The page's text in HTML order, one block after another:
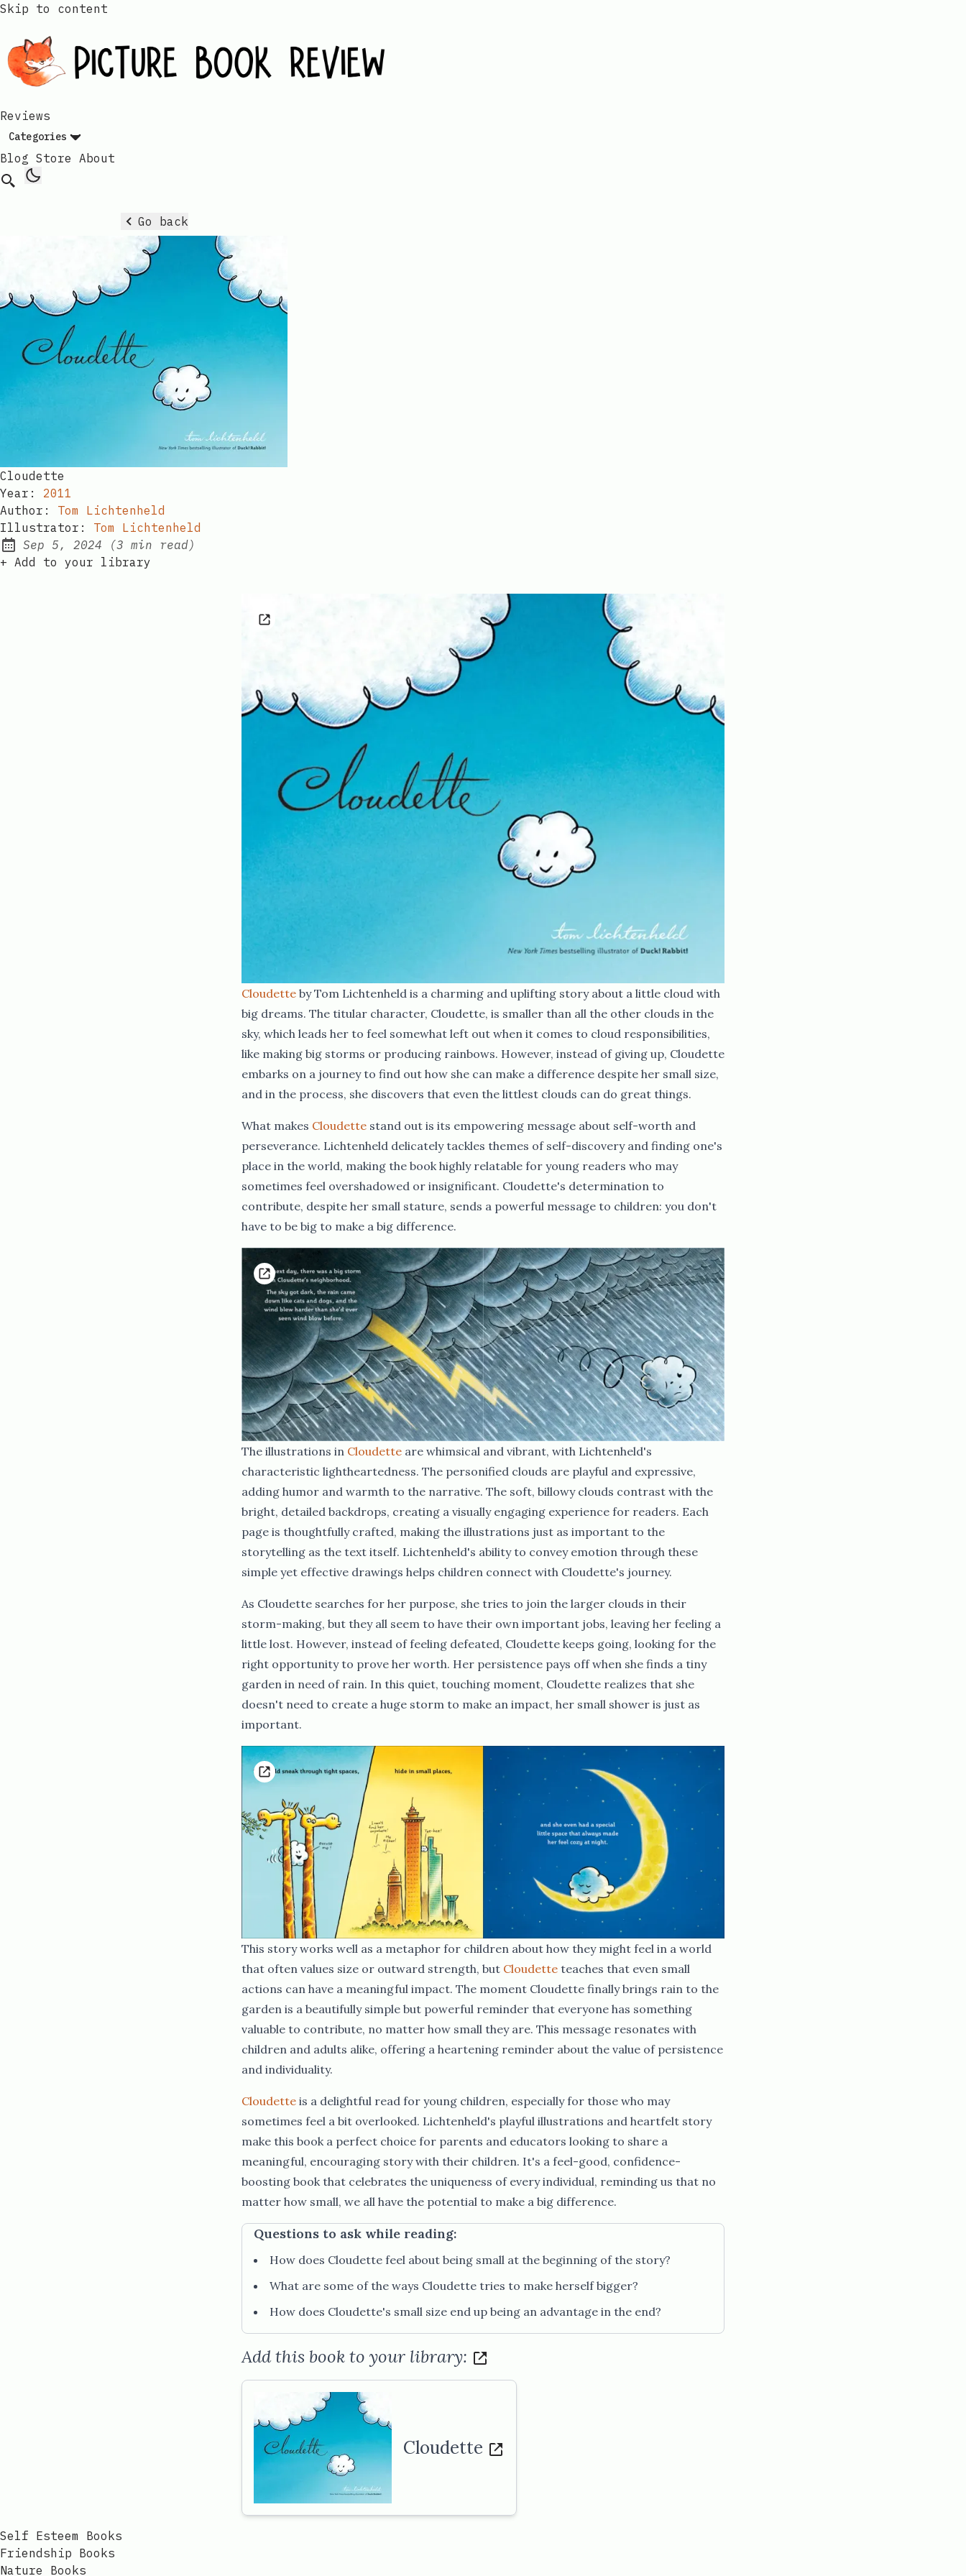
Skip to content
Reviews
Categories
Blog Store About
Go back
Cloudette​​​​‌ ‍ ​‍​‍‌‍ ‌ ​‍‌‍‍‌‌‍‌ ‌‍‍‌‌‍ ‍​‍​‍​ ‍‍​‍​‍‌ ​ ‌‍​‌‌‍ ‍‌‍‍‌‌ ‌​‌ ‍‌​‍ ‍‌‍‍‌‌‍ ​‍​‍​‍ ​​‍​‍‌‍‍​‌ ​‍‌‍‌‌‌‍‌‍​‍​‍​ ‍‍​‍​‍‌‍‍​‌ ‌​‌ ‌​‌ ​​‌ ​ ​ ‍‍​‍ ​‍ ‌ ​​‌‍‍‌‌‍​ ‌ ‌​‌ ‌‌‌ ​‍‌‍‌‌‌‍​‍‌‍ ‌‍ ‌‍‍ ‌ ​‍‌‍‌‌‌ ‌‍‌‍‍‌‌‍‌‌‌ ‌ ​‍ ‍‌ ​ ‌‍​‌‌‍ ‍‌‍‍‌‌ ‌​‌ ‍‌​‍ ‍‌ ​ ‌ ‌​‌ ‌‌‌‍‌​‌‍‍‌‌‍ ​‍ ‌‍‍‌‌‍ ‍‌ ‌​‌‍‌‌‌‍ ‍‌ ‌​​‍ ‌‍‌‌‌‍‌​‌‍‍‌‌ ‌​​‍ ‌‍ ‌‌‍ ‌‍‌​‌‍‌‌​ ‌‌ ​​‌ ​‍‌‍‌‌‌ ​ ‌‍‌‌‌‍ ‍‌ ‌​‌‍​‌‌ ‌​‌‍‍‌‌‍ ‌‍ ‍​ ‍ ‌‍‍‌‌‍‌​​ ‌‌‌‌ ​ ​‍‌‌‍‍‌‍ ​ ‌​​ ​ ‌‍‍‍​ ​‌‌‍‌‍​ ​‍‌‌‌​‌‍‌​‌​‍​‌‍​ ‌‍ ‌‌‍‍‌​‌‌‌‍​‍‌‌‍​‌‌​ ‌​‌​‌‍‍ ​ ‍ ‌ ‌​‌ ‍‌‌ ​​‌‍‌‌​ ‌‌ ​‍‌‍‌‌‌ ‌‍‌‍‍‌‌‍‌‌‌ ‌ ​ ‍ ‌ ​​‌‍​‌‌ ‌​‌‍‍​​ ‌‌ ‌​‌‍‍‌‌ ‌​‌‍ ​‌‍‌‌​ ‌‍​‍‌‍​‌‌ ​ ‌‍‌‌‌‌‌‌‌ ​‍‌‍ ​​ ‌‌‍‍​‌ ‌​‌ ‌​‌ ​​‌ ​ ​‍‌‌​ ​ ‌​​‌​‍‌‌​ ​‍‌​‌‍​‍‌‌​ ​‍‌​‌‍‌ ​​‌‍‍‌‌‍​ ‌ ‌​‌ ‌‌‌ ​‍‌‍‌‌‌‍​‍‌‍ ‌‍ ‌‍‍ ‌ ​‍‌‍‌‌‌ ‌‍‌‍‍‌‌‍‌‌‌ ‌ ​‍ ‍‌ ​ ‌‍​‌‌‍ ‍‌‍‍‌‌ ‌​‌ ‍‌​‍ ‍‌ ​ ‌ ‌​‌ ‌‌‌‍‌​‌‍‍‌‌‍ ​‍‌‍‌‍‍‌‌‍‌​​ ‌‌‌‌ ​ ​‍‌‌‍‍‌‍ ​ ‌​​ ​ ‌‍‍‍​ ​‌‌‍‌‍​ ​‍‌‌‌​‌‍‌​‌​‍​‌‍​ ‌‍ ‌‌‍‍‌​‌‌‌‍​‍‌‌‍​‌‌​ ‌​‌​‌‍‍ ​‍‌‍‌ ‌​‌ ‍‌‌ ​​‌‍‌‌​ ‌‌ ​‍‌‍‌‌‌ ‌‍‌‍‍‌‌‍‌‌‌ ‌ ​‍‌‍‌ ​​‌‍​‌‌ ‌​‌‍‍​​ ‌‌ ‌​‌‍‍‌‌ ‌​‌‍ ​‌‍‌‌​‍‌‍‌ ​​‌‍‌‌‌ ​‍‌ ​ ‌ ​​‌‍‌‌‌‍​ ‌ ‌​‌‍‍‌‌ ‌‍‌‍‌‌​ ‌‌ ​​‌ ‌‌‌‍​‍‌‍ ​‌‍‍‌‌ ​ ‌‍‍​‌‍‌‌‌‍‌​​‍​‍‌ ‌
Year:
2011
Author:
Tom Lichtenheld​​​​‌ ‍ ​‍​‍‌‍ ‌ ​‍‌‍‍‌‌‍‌ ‌‍‍‌‌‍ ‍​‍​‍​ ‍‍​‍​‍‌ ​ ‌‍​‌‌‍ ‍‌‍‍‌‌ ‌​‌ ‍‌​‍ ‍‌‍‍‌‌‍ ​‍​‍​‍ ​​‍​‍‌‍‍​‌ ​‍‌‍‌‌‌‍‌‍​‍​‍​ ‍‍​‍​‍‌‍‍​‌ ‌​‌ ‌​‌ ​​‌ ​ ​ ‍‍​‍ ​‍ ‌ ​​‌‍‍‌‌‍​ ‌ ‌​‌ ‌‌‌ ​‍‌‍‌‌‌‍​‍‌‍ ‌‍ ‌‍‍ ‌ ​‍‌‍‌‌‌ ‌‍‌‍‍‌‌‍‌‌‌ ‌ ​‍ ‍‌ ​ ‌‍​‌‌‍ ‍‌‍‍‌‌ ‌​‌ ‍‌​‍ ‍‌ ​ ‌ ‌​‌ ‌‌‌‍‌​‌‍‍‌‌‍ ​‍ ‌‍‍‌‌‍ ‍‌ ‌​‌‍‌‌‌‍ ‍‌ ‌​​‍ ‌‍‌‌‌‍‌​‌‍‍‌‌ ‌​​‍ ‌‍ ‌‌‍ ‌‍‌​‌‍‌‌​ ‌‌ ​​‌ ​‍‌‍‌‌‌ ​ ‌‍‌‌‌‍ ‍‌ ‌​‌‍​‌‌ ‌​‌‍‍‌‌‍ ‌‍ ‍​ ‍ ‌‍‍‌‌‍‌​​ ‌‌‌‌ ​ ​‍‌‌‍‍‌‍ ​ ‌​​ ​ ‌‍‍‍​ ​‌‌‍‌‍​ ​‍‌‌‌​‌‍‌​‌​‍​‌‍​ ‌‍ ‌‌‍‍‌​‌‌‌‍​‍‌‌‍​‌‌​ ‌​‌​‌‍‍ ​ ‍ ‌ ‌​‌ ‍‌‌ ​​‌‍‌‌​ ‌‌ ​‍‌‍‌‌‌ ‌‍‌‍‍‌‌‍‌‌‌ ‌ ​ ‍ ‌ ​​‌‍​‌‌ ‌​‌‍‍​​ ‌‌‍​‍‌‍ ‌‍ ‌‍‍ ‌​​‌‌ ‌‌‌ ‌​‌‍‍​‌‍ ‌ ​‍‌ ​ ​‍‌‌​ ‌‌‌​​‍​ ​​​‍‌‌​ ‌‌‌​‌​​ ‌‍​‍‌‍​‌‌ ​ ‌‍‌‌‌‌‌‌‌ ​‍‌‍ ​​ ‌‌‍‍​‌ ‌​‌ ‌​‌ ​​‌ ​ ​‍‌‌​ ​ ‌​​‌​‍‌‌​ ​‍‌​‌‍​‍‌‌​ ​‍‌​‌‍‌ ​​‌‍‍‌‌‍​ ‌ ‌​‌ ‌‌‌ ​‍‌‍‌‌‌‍​‍‌‍ ‌‍ ‌‍‍ ‌ ​‍‌‍‌‌‌ ‌‍‌‍‍‌‌‍‌‌‌ ‌ ​‍ ‍‌ ​ ‌‍​‌‌‍ ‍‌‍‍‌‌ ‌​‌ ‍‌​‍ ‍‌ ​ ‌ ‌​‌ ‌‌‌‍‌​‌‍‍‌‌‍ ​‍‌‍‌‍‍‌‌‍‌​​ ‌‌‌‌ ​ ​‍‌‌‍‍‌‍ ​ ‌​​ ​ ‌‍‍‍​ ​‌‌‍‌‍​ ​‍‌‌‌​‌‍‌​‌​‍​‌‍​ ‌‍ ‌‌‍‍‌​‌‌‌‍​‍‌‌‍​‌‌​ ‌​‌​‌‍‍ ​‍‌‍‌ ‌​‌ ‍‌‌ ​​‌‍‌‌​ ‌‌ ​‍‌‍‌‌‌ ‌‍‌‍‍‌‌‍‌‌‌ ‌ ​‍‌‍‌ ​​‌‍​‌‌ ‌​‌‍‍​​ ‌‌‍​‍‌‍ ‌‍ ‌‍‍ ‌​​‌‌ ‌‌‌ ‌​‌‍‍​‌‍ ‌ ​‍‌ ​ ​‍‌‌​ ‌‌‌​​‍​ ​​​‍‌‌​ ‌‌‌​‌​​‍‌‍‌ ​​‌‍‌‌‌ ​‍‌ ​ ‌ ​​‌‍‌‌‌‍​ ‌ ‌​‌‍‍‌‌ ‌‍‌‍‌‌​ ‌‌ ​​‌ ‌‌‌‍​‍‌‍ ​‌‍‍‌‌ ​ ‌‍‍​‌‍‌‌‌‍‌​​‍​‍‌ ‌
Illustrator:
Tom Lichtenheld​​​​‌ ‍ ​‍​‍‌‍ ‌ ​‍‌‍‍‌‌‍‌ ‌‍‍‌‌‍ ‍​‍​‍​ ‍‍​‍​‍‌ ​ ‌‍​‌‌‍ ‍‌‍‍‌‌ ‌​‌ ‍‌​‍ ‍‌‍‍‌‌‍ ​‍​‍​‍ ​​‍​‍‌‍‍​‌ ​‍‌‍‌‌‌‍‌‍​‍​‍​ ‍‍​‍​‍‌‍‍​‌ ‌​‌ ‌​‌ ​​‌ ​ ​ ‍‍​‍ ​‍ ‌ ​​‌‍‍‌‌‍​ ‌ ‌​‌ ‌‌‌ ​‍‌‍‌‌‌‍​‍‌‍ ‌‍ ‌‍‍ ‌ ​‍‌‍‌‌‌ ‌‍‌‍‍‌‌‍‌‌‌ ‌ ​‍ ‍‌ ​ ‌‍​‌‌‍ ‍‌‍‍‌‌ ‌​‌ ‍‌​‍ ‍‌ ​ ‌ ‌​‌ ‌‌‌‍‌​‌‍‍‌‌‍ ​‍ ‌‍‍‌‌‍ ‍‌ ‌​‌‍‌‌‌‍ ‍‌ ‌​​‍ ‌‍‌‌‌‍‌​‌‍‍‌‌ ‌​​‍ ‌‍ ‌‌‍ ‌‍‌​‌‍‌‌​ ‌‌ ​​‌ ​‍‌‍‌‌‌ ​ ‌‍‌‌‌‍ ‍‌ ‌​‌‍​‌‌ ‌​‌‍‍‌‌‍ ‌‍ ‍​ ‍ ‌‍‍‌‌‍‌​​ ‌‌‌‌ ​ ​‍‌‌‍‍‌‍ ​ ‌​​ ​ ‌‍‍‍​ ​‌‌‍‌‍​ ​‍‌‌‌​‌‍‌​‌​‍​‌‍​ ‌‍ ‌‌‍‍‌​‌‌‌‍​‍‌‌‍​‌‌​ ‌​‌​‌‍‍ ​ ‍ ‌ ‌​‌ ‍‌‌ ​​‌‍‌‌​ ‌‌ ​‍‌‍‌‌‌ ‌‍‌‍‍‌‌‍‌‌‌ ‌ ​ ‍ ‌ ​​‌‍​‌‌ ‌​‌‍‍​​ ‌‌‍​‍‌‍ ‌‍ ‌‍‍ ‌​‍‌‌‍ ​‌‍ ​‌ ‌‌‌ ​ ‌ ‌​‌ ​‍‌‍​‌‌ ‌​‌‍ ‌ ​‍‌ ​ ​‍‌‌​ ‌‌‌​​‍​ ​​​‍‌‌​ ‌‌‌​‌​​ ‌‍​‍‌‍​‌‌ ​ ‌‍‌‌‌‌‌‌‌ ​‍‌‍ ​​ ‌‌‍‍​‌ ‌​‌ ‌​‌ ​​‌ ​ ​‍‌‌​ ​ ‌​​‌​‍‌‌​ ​‍‌​‌‍​‍‌‌​ ​‍‌​‌‍‌ ​​‌‍‍‌‌‍​ ‌ ‌​‌ ‌‌‌ ​‍‌‍‌‌‌‍​‍‌‍ ‌‍ ‌‍‍ ‌ ​‍‌‍‌‌‌ ‌‍‌‍‍‌‌‍‌‌‌ ‌ ​‍ ‍‌ ​ ‌‍​‌‌‍ ‍‌‍‍‌‌ ‌​‌ ‍‌​‍ ‍‌ ​ ‌ ‌​‌ ‌‌‌‍‌​‌‍‍‌‌‍ ​‍‌‍‌‍‍‌‌‍‌​​ ‌‌‌‌ ​ ​‍‌‌‍‍‌‍ ​ ‌​​ ​ ‌‍‍‍​ ​‌‌‍‌‍​ ​‍‌‌‌​‌‍‌​‌​‍​‌‍​ ‌‍ ‌‌‍‍‌​‌‌‌‍​‍‌‌‍​‌‌​ ‌​‌​‌‍‍ ​‍‌‍‌ ‌​‌ ‍‌‌ ​​‌‍‌‌​ ‌‌ ​‍‌‍‌‌‌ ‌‍‌‍‍‌‌‍‌‌‌ ‌ ​‍‌‍‌ ​​‌‍​‌‌ ‌​‌‍‍​​ ‌‌‍​‍‌‍ ‌‍ ‌‍‍ ‌​‍‌‌‍ ​‌‍ ​‌ ‌‌‌ ​ ‌ ‌​‌ ​‍‌‍​‌‌ ‌​‌‍ ‌ ​‍‌ ​ ​‍‌‌​ ‌‌‌​​‍​ ​​​‍‌‌​ ‌‌‌​‌​​‍‌‍‌ ​​‌‍‌‌‌ ​‍‌ ​ ‌ ​​‌‍‌‌‌‍​ ‌ ‌​‌‍‍‌‌ ‌‍‌‍‌‌​ ‌‌ ​​‌ ‌‌‌‍​‍‌‍ ​‌‍‍‌‌ ​ ‌‍‍​‌‍‌‌‌‍‌​​‍​‍‌ ‌
Published:
Sep 5, 2024
(3 min read​​​​‌ ‍ ​‍​‍‌‍ ‌ ​‍‌‍‍‌‌‍‌ ‌‍‍‌‌‍ ‍​‍​‍​ ‍‍​‍​‍‌ ​ ‌‍​‌‌‍ ‍‌‍‍‌‌ ‌​‌ ‍‌​‍ ‍‌‍‍‌‌‍ ​‍​‍​‍ ​​‍​‍‌‍‍​‌ ​‍‌‍‌‌‌‍‌‍​‍​‍​ ‍‍​‍​‍‌‍‍​‌ ‌​‌ ‌​‌ ​​‌ ​ ​ ‍‍​‍ ​‍ ‌ ​​‌‍‍‌‌‍​ ‌ ‌​‌ ‌‌‌ ​‍‌‍‌‌‌‍​‍‌‍ ‌‍ ‌‍‍ ‌ ​‍‌‍‌‌‌ ‌‍‌‍‍‌‌‍‌‌‌ ‌ ​‍ ‍‌ ​ ‌‍​‌‌‍ ‍‌‍‍‌‌ ‌​‌ ‍‌​‍ ‍‌ ​ ‌ ‌​‌ ‌‌‌‍‌​‌‍‍‌‌‍ ​‍ ‌‍‍‌‌‍ ‍‌ ‌​‌‍‌‌‌‍ ‍‌ ‌​​‍ ‌‍‌‌‌‍‌​‌‍‍‌‌ ‌​​‍ ‌‍ ‌‌‍ ‌‍‌​‌‍‌‌​ ‌‌ ​​‌ ​‍‌‍‌‌‌ ​ ‌‍‌‌‌‍ ‍‌ ‌​‌‍​‌‌ ‌​‌‍‍‌‌‍ ‌‍ ‍​ ‍ ‌‍‍‌‌‍‌​​ ‌‌‌‌ ​ ​‍‌‌‍‍‌‍ ​ ‌​​ ​ ‌‍‍‍​ ​‌‌‍‌‍​ ​‍‌‌‌​‌‍‌​‌​‍​‌‍​ ‌‍ ‌‌‍‍‌​‌‌‌‍​‍‌‌‍​‌‌​ ‌​‌​‌‍‍ ​ ‍ ‌ ‌​‌ ‍‌‌ ​​‌‍‌‌​ ‌‌ ​‍‌‍‌‌‌ ‌‍‌‍‍‌‌‍‌‌‌ ‌ ​ ‍ ‌ ​​‌‍​‌‌ ‌​‌‍‍​​ ‌‌ ​‍‌‍‌‌‌‍​‌‌‍‌​‌‍‍‌‌‍ ‍‌‍‌ ‌‌‌​‌‍‍‌‌‍ ‌‌‍‌‌​ ‌‍​‍‌‍​‌‌ ​ ‌‍‌‌‌‌‌‌‌ ​‍‌‍ ​​ ‌‌‍‍​‌ ‌​‌ ‌​‌ ​​‌ ​ ​‍‌‌​ ​ ‌​​‌​‍‌‌​ ​‍‌​‌‍​‍‌‌​ ​‍‌​‌‍‌ ​​‌‍‍‌‌‍​ ‌ ‌​‌ ‌‌‌ ​‍‌‍‌‌‌‍​‍‌‍ ‌‍ ‌‍‍ ‌ ​‍‌‍‌‌‌ ‌‍‌‍‍‌‌‍‌‌‌ ‌ ​‍ ‍‌ ​ ‌‍​‌‌‍ ‍‌‍‍‌‌ ‌​‌ ‍‌​‍ ‍‌ ​ ‌ ‌​‌ ‌‌‌‍‌​‌‍‍‌‌‍ ​‍‌‍‌‍‍‌‌‍‌​​ ‌‌‌‌ ​ ​‍‌‌‍‍‌‍ ​ ‌​​ ​ ‌‍‍‍​ ​‌‌‍‌‍​ ​‍‌‌‌​‌‍‌​‌​‍​‌‍​ ‌‍ ‌‌‍‍‌​‌‌‌‍​‍‌‌‍​‌‌​ ‌​‌​‌‍‍ ​‍‌‍‌ ‌​‌ ‍‌‌ ​​‌‍‌‌​ ‌‌ ​‍‌‍‌‌‌ ‌‍‌‍‍‌‌‍‌‌‌ ‌ ​‍‌‍‌ ​​‌‍​‌‌ ‌​‌‍‍​​ ‌‌ ​‍‌‍‌‌‌‍​‌‌‍‌​‌‍‍‌‌‍ ‍‌‍‌ ‌‌‌​‌‍‍‌‌‍ ‌‌‍‌‌​‍‌‍‌ ​​‌‍‌‌‌ ​‍‌ ​ ‌ ​​‌‍‌‌‌‍​ ‌ ‌​‌‍‍‌‌ ‌‍‌‍‌‌​ ‌‌ ​​‌ ‌‌‌‍​‍‌‍ ​‌‍‍‌‌ ​ ‌‍‍​‌‍‌‌‌‍‌​​‍​‍‌ ‌)
+ Add to your library
Cloudette​​​​‌ ‍ ​‍​‍‌‍ ‌ ​‍‌‍‍‌‌‍‌ ‌‍‍‌‌‍ ‍​‍​‍​ ‍‍​‍​‍‌ ​ ‌‍​‌‌‍ ‍‌‍‍‌‌ ‌​‌ ‍‌​‍ ‍‌‍‍‌‌‍ ​‍​‍​‍ ​​‍​‍‌‍‍​‌ ​‍‌‍‌‌‌‍‌‍​‍​‍​ ‍‍​‍​‍‌‍‍​‌ ‌​‌ ‌​‌ ​​‌ ​ ​ ‍‍​‍ ​‍ ‌ ​​‌‍‍‌‌‍​ ‌ ‌​‌ ‌‌‌ ​‍‌‍‌‌‌‍​‍‌‍ ‌‍ ‌‍‍ ‌ ​‍‌‍‌‌‌ ‌‍‌‍‍‌‌‍‌‌‌ ‌ ​‍ ‍‌ ​ ‌‍​‌‌‍ ‍‌‍‍‌‌ ‌​‌ ‍‌​‍ ‍‌ ​ ‌ ‌​‌ ‌‌‌‍‌​‌‍‍‌‌‍ ​‍ ‌‍‍‌‌‍ ‍‌ ‌​‌‍‌‌‌‍ ‍‌ ‌​​‍ ‌‍‌‌‌‍‌​‌‍‍‌‌ ‌​​‍ ‌‍ ‌‌‍ ‌‍‌​‌‍‌‌​ ‌‌ ​​‌ ​‍‌‍‌‌‌ ​ ‌‍‌‌‌‍ ‍‌ ‌​‌‍​‌‌ ‌​‌‍‍‌‌‍ ‌‍ ‍​ ‍ ‌‍‍‌‌‍‌​​ ‌‌‌‌ ​ ​‍‌‌‍‍‌‍ ​ ‌​​ ​ ‌‍‍‍​ ​‌‌‍‌‍​ ​‍‌‌‌​‌‍‌​‌​‍​‌‍​ ‌‍ ‌‌‍‍‌​‌‌‌‍​‍‌‌‍​‌‌​ ‌​‌​‌‍‍ ​ ‍ ‌ ‌​‌ ‍‌‌ ​​‌‍‌‌​ ‌‌ ​‍‌‍‌‌‌ ‌‍‌‍‍‌‌‍‌‌‌ ‌ ​ ‍ ‌ ​​‌‍​‌‌ ‌​‌‍‍​​ ‌‌‍​‍‌‍ ‌‍‌​‌ ‍‌​‍‌‌​ ‌‌‌​​‍‌‌ ‌‍‍ ‌‍‌‌‌ ‍‌​‍‌‌​ ​ ‌​‌​​‍‌‌​ ​ ‌​‌​​‍‌‌​ ​‍​ ​‍‌‍​‍‌‍ ​‌‍ ‌‍​ ‌‍‍ ​ ​​​‍‌‌​ ​‍​ ​‍​‍‌‌​ ‌‌‌​‌​​‍ ‍‌‍​ ‌‍‍​‌‍‍‌‌‍ ​‌‍‌​‌ ​‍‌‍‌‌‌‍ ‍​‍‌‌​ ‌‌‌​​‍‌‌ ‌‍‍ ‌‍‌‌‌ ‍‌​‍‌‌​ ​ ‌​‌​​‍‌‌​ ​ ‌​‌​​‍‌‌​ ​‍​ ​‍‌ ​ ‌ ​​‌‍​‌‌‍ ‍​ ​‌​ ‌ ​ ‌ ​ ​​​ ​‍​ ‌​​ ‍‌​ ​‌​ ‌ ​ ​‌​ ‍‌​ ‌‍​ ‌‍​ ​​​‍ ‍​ ​ ​ ​​​ ​​​ ‌‌​ ‍​​ ​ ​ ​‍​ ‌‌​ ​‍​ ​‍​ ​​​ ​‍​ ‍‌​ ‌ ​ ‌‌​ ​‌​‍‌‌​ ​‍​ ​‍​‍‌‌​ ‌‌‌​‌​​‍ ‍‌ ‌​‌‍‌‌‌ ‍​‌ ‌​​ ‌‍​‍‌‍​‌‌ ​ ‌‍‌‌‌‌‌‌‌ ​‍‌‍ ​​ ‌‌‍‍​‌ ‌​‌ ‌​‌ ​​‌ ​ ​‍‌‌​ ​ ‌​​‌​‍‌‌​ ​‍‌​‌‍​‍‌‌​ ​‍‌​‌‍‌ ​​‌‍‍‌‌‍​ ‌ ‌​‌ ‌‌‌ ​‍‌‍‌‌‌‍​‍‌‍ ‌‍ ‌‍‍ ‌ ​‍‌‍‌‌‌ ‌‍‌‍‍‌‌‍‌‌‌ ‌ ​‍ ‍‌ ​ ‌‍​‌‌‍ ‍‌‍‍‌‌ ‌​‌ ‍‌​‍ ‍‌ ​ ‌ ‌​‌ ‌‌‌‍‌​‌‍‍‌‌‍ ​‍‌‍‌‍‍‌‌‍‌​​ ‌‌‌‌ ​ ​‍‌‌‍‍‌‍ ​ ‌​​ ​ ‌‍‍‍​ ​‌‌‍‌‍​ ​‍‌‌‌​‌‍‌​‌​‍​‌‍​ ‌‍ ‌‌‍‍‌​‌‌‌‍​‍‌‌‍​‌‌​ ‌​‌​‌‍‍ ​‍‌‍‌ ‌​‌ ‍‌‌ ​​‌‍‌‌​ ‌‌ ​‍‌‍‌‌‌ ‌‍‌‍‍‌‌‍‌‌‌ ‌ ​‍‌‍‌ ​​‌‍​‌‌ ‌​‌‍‍​​ ‌‌‍​‍‌‍ ‌‍‌​‌ ‍‌​‍‌‌​ ‌‌‌​​‍‌‌ ‌‍‍ ‌‍‌‌‌ ‍‌​‍‌‌​ ​ ‌​‌​​‍‌‌​ ​ ‌​‌​​‍‌‌​ ​‍​ ​‍‌‍​‍‌‍ ​‌‍ ‌‍​ ‌‍‍ ​ ​​​‍‌‌​ ​‍​ ​‍​‍‌‌​ ‌‌‌​‌​​‍ ‍‌‍​ ‌‍‍​‌‍‍‌‌‍ ​‌‍‌​‌ ​‍‌‍‌‌‌‍ ‍​‍‌‌​ ‌‌‌​​‍‌‌ ‌‍‍ ‌‍‌‌‌ ‍‌​‍‌‌​ ​ ‌​‌​​‍‌‌​ ​ ‌​‌​​‍‌‌​ ​‍​ ​‍‌ ​ ‌ ​​‌‍​‌‌‍ ‍​ ​‌​ ‌ ​ ‌ ​ ​​​ ​‍​ ‌​​ ‍‌​ ​‌​ ‌ ​ ​‌​ ‍‌​ ‌‍​ ‌‍​ ​​​‍ ‍​ ​ ​ ​​​ ​​​ ‌‌​ ‍​​ ​ ​ ​‍​ ‌‌​ ​‍​ ​‍​ ​​​ ​‍​ ‍‌​ ‌ ​ ‌‌​ ​‌​‍‌‌​ ​‍​ ​‍​‍‌‌​ ‌‌‌​‌​​‍ ‍‌ ‌​‌‍‌‌‌ ‍​‌ ‌​​‍‌‍‌ ​​‌‍‌‌‌ ​‍‌ ​ ‌ ​​‌‍‌‌‌‍​ ‌ ‌​‌‍‍‌‌ ‌‍‌‍‌‌​ ‌‌ ​​‌ ‌‌‌‍​‍‌‍ ​‌‍‍‌‌ ​ ‌‍‍​‌‍‌‌‌‍‌​​‍​‍‌ ‌ by Tom Lichtenheld is a charming and uplifting story about a little cloud with
big dreams. The titular character, Cloudette, is smaller than all the other clouds in the
sky, which leads her to feel somewhat left out when it comes to cloud responsibilities,
like making big storms or producing rainbows. However, instead of giving up, Cloudette
embarks on a journey to find out how she can make a difference despite her small size,
and in the process, she discovers that even the littlest clouds can do great things.​​​​‌ ‍ ​‍​‍‌‍ ‌ ​‍‌‍‍‌‌‍‌ ‌‍‍‌‌‍ ‍​‍​‍​ ‍‍​‍​‍‌ ​ ‌‍​‌‌‍ ‍‌‍‍‌‌ ‌​‌ ‍‌​‍ ‍‌‍‍‌‌‍ ​‍​‍​‍ ​​‍​‍‌‍‍​‌ ​‍‌‍‌‌‌‍‌‍​‍​‍​ ‍‍​‍​‍‌‍‍​‌ ‌​‌ ‌​‌ ​​‌ ​ ​ ‍‍​‍ ​‍ ‌ ​​‌‍‍‌‌‍​ ‌ ‌​‌ ‌‌‌ ​‍‌‍‌‌‌‍​‍‌‍ ‌‍ ‌‍‍ ‌ ​‍‌‍‌‌‌ ‌‍‌‍‍‌‌‍‌‌‌ ‌ ​‍ ‍‌ ​ ‌‍​‌‌‍ ‍‌‍‍‌‌ ‌​‌ ‍‌​‍ ‍‌ ​ ‌ ‌​‌ ‌‌‌‍‌​‌‍‍‌‌‍ ​‍ ‌‍‍‌‌‍ ‍‌ ‌​‌‍‌‌‌‍ ‍‌ ‌​​‍ ‌‍‌‌‌‍‌​‌‍‍‌‌ ‌​​‍ ‌‍ ‌‌‍ ‌‍‌​‌‍‌‌​ ‌‌ ​​‌ ​‍‌‍‌‌‌ ​ ‌‍‌‌‌‍ ‍‌ ‌​‌‍​‌‌ ‌​‌‍‍‌‌‍ ‌‍ ‍​ ‍ ‌‍‍‌‌‍‌​​ ‌‌‌‌ ​ ​‍‌‌‍‍‌‍ ​ ‌​​ ​ ‌‍‍‍​ ​‌‌‍‌‍​ ​‍‌‌‌​‌‍‌​‌​‍​‌‍​ ‌‍ ‌‌‍‍‌​‌‌‌‍​‍‌‌‍​‌‌​ ‌​‌​‌‍‍ ​ ‍ ‌ ‌​‌ ‍‌‌ ​​‌‍‌‌​ ‌‌ ​‍‌‍‌‌‌ ‌‍‌‍‍‌‌‍‌‌‌ ‌ ​ ‍ ‌ ​​‌‍​‌‌ ‌​‌‍‍​​ ‌‌‍​‍‌‍ ‌‍‌​‌ ‍‌​‍‌‌​ ‌‌‌​​‍‌‌ ‌‍‍ ‌‍‌‌‌ ‍‌​‍‌‌​ ​ ‌​‌​​‍‌‌​ ​ ‌​‌​​‍‌‌​ ​‍​ ​‍‌‍​‍‌‍ ​‌‍ ‌‍​ ‌‍‍ ​ ​​​‍‌‌​ ​‍​ ​‍​‍‌‌​ ‌‌‌​‌​​‍ ‍‌‍​ ‌‍‍​‌‍‍‌‌‍ ​‌‍‌​‌ ​‍‌‍‌‌‌‍ ‍​‍‌‌​ ‌‌‌​​‍‌‌ ‌‍‍ ‌‍‌‌‌ ‍‌​‍‌‌​ ​ ‌​‌​​‍‌‌​ ​ ‌​‌​​‍‌‌​ ​‍​ ​‍‌ ​ ‌ ​​‌‍​‌‌‍ ‍​ ​‌​ ‌ ​ ‌ ​ ​​​ ​‍​ ‌​​ ‍‌​ ​‌​ ‌ ​ ​‌​ ‍‌​ ‌‍​ ‌‍​ ​​​‍ ‍​ ‍​​ ‍​​ ‍‌​ ‌‍​ ​​​ ​ ​ ‍​​ ‍​​ ‌‌​ ‍​​ ‌​​ ‍​​ ‍‌​ ‍​​ ​‌​ ‌‍​‍‌‌​ ​‍​ ​‍​‍‌‌​ ‌‌‌​‌​​‍ ‍‌ ‌​‌‍‌‌‌ ‍​‌ ‌​​ ‌‍​‍‌‍​‌‌ ​ ‌‍‌‌‌‌‌‌‌ ​‍‌‍ ​​ ‌‌‍‍​‌ ‌​‌ ‌​‌ ​​‌ ​ ​‍‌‌​ ​ ‌​​‌​‍‌‌​ ​‍‌​‌‍​‍‌‌​ ​‍‌​‌‍‌ ​​‌‍‍‌‌‍​ ‌ ‌​‌ ‌‌‌ ​‍‌‍‌‌‌‍​‍‌‍ ‌‍ ‌‍‍ ‌ ​‍‌‍‌‌‌ ‌‍‌‍‍‌‌‍‌‌‌ ‌ ​‍ ‍‌ ​ ‌‍​‌‌‍ ‍‌‍‍‌‌ ‌​‌ ‍‌​‍ ‍‌ ​ ‌ ‌​‌ ‌‌‌‍‌​‌‍‍‌‌‍ ​‍‌‍‌‍‍‌‌‍‌​​ ‌‌‌‌ ​ ​‍‌‌‍‍‌‍ ​ ‌​​ ​ ‌‍‍‍​ ​‌‌‍‌‍​ ​‍‌‌‌​‌‍‌​‌​‍​‌‍​ ‌‍ ‌‌‍‍‌​‌‌‌‍​‍‌‌‍​‌‌​ ‌​‌​‌‍‍ ​‍‌‍‌ ‌​‌ ‍‌‌ ​​‌‍‌‌​ ‌‌ ​‍‌‍‌‌‌ ‌‍‌‍‍‌‌‍‌‌‌ ‌ ​‍‌‍‌ ​​‌‍​‌‌ ‌​‌‍‍​​ ‌‌‍​‍‌‍ ‌‍‌​‌ ‍‌​‍‌‌​ ‌‌‌​​‍‌‌ ‌‍‍ ‌‍‌‌‌ ‍‌​‍‌‌​ ​ ‌​‌​​‍‌‌​ ​ ‌​‌​​‍‌‌​ ​‍​ ​‍‌‍​‍‌‍ ​‌‍ ‌‍​ ‌‍‍ ​ ​​​‍‌‌​ ​‍​ ​‍​‍‌‌​ ‌‌‌​‌​​‍ ‍‌‍​ ‌‍‍​‌‍‍‌‌‍ ​‌‍‌​‌ ​‍‌‍‌‌‌‍ ‍​‍‌‌​ ‌‌‌​​‍‌‌ ‌‍‍ ‌‍‌‌‌ ‍‌​‍‌‌​ ​ ‌​‌​​‍‌‌​ ​ ‌​‌​​‍‌‌​ ​‍​ ​‍‌ ​ ‌ ​​‌‍​‌‌‍ ‍​ ​‌​ ‌ ​ ‌ ​ ​​​ ​‍​ ‌​​ ‍‌​ ​‌​ ‌ ​ ​‌​ ‍‌​ ‌‍​ ‌‍​ ​​​‍ ‍​ ‍​​ ‍​​ ‍‌​ ‌‍​ ​​​ ​ ​ ‍​​ ‍​​ ‌‌​ ‍​​ ‌​​ ‍​​ ‍‌​ ‍​​ ​‌​ ‌‍​‍‌‌​ ​‍​ ​‍​‍‌‌​ ‌‌‌​‌​​‍ ‍‌ ‌​‌‍‌‌‌ ‍​‌ ‌​​‍‌‍‌ ​​‌‍‌‌‌ ​‍‌ ​ ‌ ​​‌‍‌‌‌‍​ ‌ ‌​‌‍‍‌‌ ‌‍‌‍‌‌​ ‌‌ ​​‌ ‌‌‌‍​‍‌‍ ​‌‍‍‌‌ ​ ‌‍‍​‌‍‌‌‌‍‌​​‍​‍‌ ‌
What makes ​​​​‌ ‍ ​‍​‍‌‍ ‌ ​‍‌‍‍‌‌‍‌ ‌‍‍‌‌‍ ‍​‍​‍​ ‍‍​‍​‍‌ ​ ‌‍​‌‌‍ ‍‌‍‍‌‌ ‌​‌ ‍‌​‍ ‍‌‍‍‌‌‍ ​‍​‍​‍ ​​‍​‍‌‍‍​‌ ​‍‌‍‌‌‌‍‌‍​‍​‍​ ‍‍​‍​‍‌‍‍​‌ ‌​‌ ‌​‌ ​​‌ ​ ​ ‍‍​‍ ​‍ ‌ ​​‌‍‍‌‌‍​ ‌ ‌​‌ ‌‌‌ ​‍‌‍‌‌‌‍​‍‌‍ ‌‍ ‌‍‍ ‌ ​‍‌‍‌‌‌ ‌‍‌‍‍‌‌‍‌‌‌ ‌ ​‍ ‍‌ ​ ‌‍​‌‌‍ ‍‌‍‍‌‌ ‌​‌ ‍‌​‍ ‍‌ ​ ‌ ‌​‌ ‌‌‌‍‌​‌‍‍‌‌‍ ​‍ ‌‍‍‌‌‍ ‍‌ ‌​‌‍‌‌‌‍ ‍‌ ‌​​‍ ‌‍‌‌‌‍‌​‌‍‍‌‌ ‌​​‍ ‌‍ ‌‌‍ ‌‍‌​‌‍‌‌​ ‌‌ ​​‌ ​‍‌‍‌‌‌ ​ ‌‍‌‌‌‍ ‍‌ ‌​‌‍​‌‌ ‌​‌‍‍‌‌‍ ‌‍ ‍​ ‍ ‌‍‍‌‌‍‌​​ ‌‌‌‌ ​ ​‍‌‌‍‍‌‍ ​ ‌​​ ​ ‌‍‍‍​ ​‌‌‍‌‍​ ​‍‌‌‌​‌‍‌​‌​‍​‌‍​ ‌‍ ‌‌‍‍‌​‌‌‌‍​‍‌‌‍​‌‌​ ‌​‌​‌‍‍ ​ ‍ ‌ ‌​‌ ‍‌‌ ​​‌‍‌‌​ ‌‌ ​‍‌‍‌‌‌ ‌‍‌‍‍‌‌‍‌‌‌ ‌ ​ ‍ ‌ ​​‌‍​‌‌ ‌​‌‍‍​​ ‌‌‍​‍‌‍ ‌‍‌​‌ ‍‌​‍‌‌​ ‌‌‌​​‍‌‌ ‌‍‍ ‌‍‌‌‌ ‍‌​‍‌‌​ ​ ‌​‌​​‍‌‌​ ​ ‌​‌​​‍‌‌​ ​‍​ ​‍‌‍​‍‌‍ ​‌‍ ‌‍​ ‌‍‍ ​ ​‌​‍‌‌​ ​‍​ ​‍​‍‌‌​ ‌‌‌​‌​​‍ ‍‌‍​ ‌‍‍​‌‍‍‌‌‍ ​‌‍‌​‌ ​‍‌‍‌‌‌‍ ‍​‍‌‌​ ‌‌‌​​‍‌‌ ‌‍‍ ‌‍‌‌‌ ‍‌​‍‌‌​ ​ ‌​‌​​‍‌‌​ ​ ‌​‌​​‍‌‌​ ​‍​ ​‍‌ ​ ‌ ​​‌‍​‌‌‍ ‍​ ​‌​ ‌ ​ ‌ ​ ​​​ ​‍​ ‌​​ ‍‌​ ​‌​ ‌ ​ ​‌​ ‍‌​ ‌‍​ ‌‍​ ​​​‍ ‍​ ​‌​ ​‌​ ‌​​ ​​​ ‌ ​ ‌‌​ ‌‌​ ​​​ ‌‌​ ​ ​ ‍‌​ ‌ ​ ​‌​ ​‍​ ‌‍​ ‍‌​ ‌‍​‍‌‌​ ​‍​ ​‍​‍‌‌​ ‌‌‌​‌​​‍ ‍‌ ‌​‌‍‌‌‌ ‍​‌ ‌​​ ‌‍​‍‌‍​‌‌ ​ ‌‍‌‌‌‌‌‌‌ ​‍‌‍ ​​ ‌‌‍‍​‌ ‌​‌ ‌​‌ ​​‌ ​ ​‍‌‌​ ​ ‌​​‌​‍‌‌​ ​‍‌​‌‍​‍‌‌​ ​‍‌​‌‍‌ ​​‌‍‍‌‌‍​ ‌ ‌​‌ ‌‌‌ ​‍‌‍‌‌‌‍​‍‌‍ ‌‍ ‌‍‍ ‌ ​‍‌‍‌‌‌ ‌‍‌‍‍‌‌‍‌‌‌ ‌ ​‍ ‍‌ ​ ‌‍​‌‌‍ ‍‌‍‍‌‌ ‌​‌ ‍‌​‍ ‍‌ ​ ‌ ‌​‌ ‌‌‌‍‌​‌‍‍‌‌‍ ​‍‌‍‌‍‍‌‌‍‌​​ ‌‌‌‌ ​ ​‍‌‌‍‍‌‍ ​ ‌​​ ​ ‌‍‍‍​ ​‌‌‍‌‍​ ​‍‌‌‌​‌‍‌​‌​‍​‌‍​ ‌‍ ‌‌‍‍‌​‌‌‌‍​‍‌‌‍​‌‌​ ‌​‌​‌‍‍ ​‍‌‍‌ ‌​‌ ‍‌‌ ​​‌‍‌‌​ ‌‌ ​‍‌‍‌‌‌ ‌‍‌‍‍‌‌‍‌‌‌ ‌ ​‍‌‍‌ ​​‌‍​‌‌ ‌​‌‍‍​​ ‌‌‍​‍‌‍ ‌‍‌​‌ ‍‌​‍‌‌​ ‌‌‌​​‍‌‌ ‌‍‍ ‌‍‌‌‌ ‍‌​‍‌‌​ ​ ‌​‌​​‍‌‌​ ​ ‌​‌​​‍‌‌​ ​‍​ ​‍‌‍​‍‌‍ ​‌‍ ‌‍​ ‌‍‍ ​ ​‌​‍‌‌​ ​‍​ ​‍​‍‌‌​ ‌‌‌​‌​​‍ ‍‌‍​ ‌‍‍​‌‍‍‌‌‍ ​‌‍‌​‌ ​‍‌‍‌‌‌‍ ‍​‍‌‌​ ‌‌‌​​‍‌‌ ‌‍‍ ‌‍‌‌‌ ‍‌​‍‌‌​ ​ ‌​‌​​‍‌‌​ ​ ‌​‌​​‍‌‌​ ​‍​ ​‍‌ ​ ‌ ​​‌‍​‌‌‍ ‍​ ​‌​ ‌ ​ ‌ ​ ​​​ ​‍​ ‌​​ ‍‌​ ​‌​ ‌ ​ ​‌​ ‍‌​ ‌‍​ ‌‍​ ​​​‍ ‍​ ​‌​ ​‌​ ‌​​ ​​​ ‌ ​ ‌‌​ ‌‌​ ​​​ ‌‌​ ​ ​ ‍‌​ ‌ ​ ​‌​ ​‍​ ‌‍​ ‍‌​ ‌‍​‍‌‌​ ​‍​ ​‍​‍‌‌​ ‌‌‌​‌​​‍ ‍‌ ‌​‌‍‌‌‌ ‍​‌ ‌​​‍‌‍‌ ​​‌‍‌‌‌ ​‍‌ ​ ‌ ​​‌‍‌‌‌‍​ ‌ ‌​‌‍‍‌‌ ‌‍‌‍‌‌​ ‌‌ ​​‌ ‌‌‌‍​‍‌‍ ​‌‍‍‌‌ ​ ‌‍‍​‌‍‌‌‌‍‌​​‍​‍‌ ‌ Cloudette​​​​‌ ‍ ​‍​‍‌‍ ‌ ​‍‌‍‍‌‌‍‌ ‌‍‍‌‌‍ ‍​‍​‍​ ‍‍​‍​‍‌ ​ ‌‍​‌‌‍ ‍‌‍‍‌‌ ‌​‌ ‍‌​‍ ‍‌‍‍‌‌‍ ​‍​‍​‍ ​​‍​‍‌‍‍​‌ ​‍‌‍‌‌‌‍‌‍​‍​‍​ ‍‍​‍​‍‌‍‍​‌ ‌​‌ ‌​‌ ​​‌ ​ ​ ‍‍​‍ ​‍ ‌ ​​‌‍‍‌‌‍​ ‌ ‌​‌ ‌‌‌ ​‍‌‍‌‌‌‍​‍‌‍ ‌‍ ‌‍‍ ‌ ​‍‌‍‌‌‌ ‌‍‌‍‍‌‌‍‌‌‌ ‌ ​‍ ‍‌ ​ ‌‍​‌‌‍ ‍‌‍‍‌‌ ‌​‌ ‍‌​‍ ‍‌ ​ ‌ ‌​‌ ‌‌‌‍‌​‌‍‍‌‌‍ ​‍ ‌‍‍‌‌‍ ‍‌ ‌​‌‍‌‌‌‍ ‍‌ ‌​​‍ ‌‍‌‌‌‍‌​‌‍‍‌‌ ‌​​‍ ‌‍ ‌‌‍ ‌‍‌​‌‍‌‌​ ‌‌ ​​‌ ​‍‌‍‌‌‌ ​ ‌‍‌‌‌‍ ‍‌ ‌​‌‍​‌‌ ‌​‌‍‍‌‌‍ ‌‍ ‍​ ‍ ‌‍‍‌‌‍‌​​ ‌‌‌‌ ​ ​‍‌‌‍‍‌‍ ​ ‌​​ ​ ‌‍‍‍​ ​‌‌‍‌‍​ ​‍‌‌‌​‌‍‌​‌​‍​‌‍​ ‌‍ ‌‌‍‍‌​‌‌‌‍​‍‌‌‍​‌‌​ ‌​‌​‌‍‍ ​ ‍ ‌ ‌​‌ ‍‌‌ ​​‌‍‌‌​ ‌‌ ​‍‌‍‌‌‌ ‌‍‌‍‍‌‌‍‌‌‌ ‌ ​ ‍ ‌ ​​‌‍​‌‌ ‌​‌‍‍​​ ‌‌‍​‍‌‍ ‌‍‌​‌ ‍‌​‍‌‌​ ‌‌‌​​‍‌‌ ‌‍‍ ‌‍‌‌‌ ‍‌​‍‌‌​ ​ ‌​‌​​‍‌‌​ ​ ‌​‌​​‍‌‌​ ​‍​ ​‍‌‍​‍‌‍ ​‌‍ ‌‍​ ‌‍‍ ​ ​‌​‍‌‌​ ​‍​ ​‍​‍‌‌​ ‌‌‌​‌​​‍ ‍‌‍​ ‌‍‍​‌‍‍‌‌‍ ​‌‍‌​‌ ​‍‌‍‌‌‌‍ ‍​‍‌‌​ ‌‌‌​​‍‌‌ ‌‍‍ ‌‍‌‌‌ ‍‌​‍‌‌​ ​ ‌​‌​​‍‌‌​ ​ ‌​‌​​‍‌‌​ ​‍​ ​‍‌ ​ ‌ ​​‌‍​‌‌‍ ‍​ ​‌​ ‌ ​ ‌ ​ ​​​ ​‍​ ‌​​ ‍‌​ ​‌​ ‌ ​ ​‌​ ‍‌​ ‌‍​ ‌‍​ ​​​‍ ‍​ ​‌​ ‌‌​ ‌‍​ ‌​​ ‌​​ ‍‌​ ​‍​ ‍‌​ ‌‌​ ​ ​ ‌‌​ ‍‌​ ‌‍​ ​‌​ ‌​​ ‌‍​‍‌‌​ ​‍​ ​‍​‍‌‌​ ‌‌‌​‌​​‍ ‍‌ ‌​‌‍‌‌‌ ‍​‌ ‌​​ ‌‍​‍‌‍​‌‌ ​ ‌‍‌‌‌‌‌‌‌ ​‍‌‍ ​​ ‌‌‍‍​‌ ‌​‌ ‌​‌ ​​‌ ​ ​‍‌‌​ ​ ‌​​‌​‍‌‌​ ​‍‌​‌‍​‍‌‌​ ​‍‌​‌‍‌ ​​‌‍‍‌‌‍​ ‌ ‌​‌ ‌‌‌ ​‍‌‍‌‌‌‍​‍‌‍ ‌‍ ‌‍‍ ‌ ​‍‌‍‌‌‌ ‌‍‌‍‍‌‌‍‌‌‌ ‌ ​‍ ‍‌ ​ ‌‍​‌‌‍ ‍‌‍‍‌‌ ‌​‌ ‍‌​‍ ‍‌ ​ ‌ ‌​‌ ‌‌‌‍‌​‌‍‍‌‌‍ ​‍‌‍‌‍‍‌‌‍‌​​ ‌‌‌‌ ​ ​‍‌‌‍‍‌‍ ​ ‌​​ ​ ‌‍‍‍​ ​‌‌‍‌‍​ ​‍‌‌‌​‌‍‌​‌​‍​‌‍​ ‌‍ ‌‌‍‍‌​‌‌‌‍​‍‌‌‍​‌‌​ ‌​‌​‌‍‍ ​‍‌‍‌ ‌​‌ ‍‌‌ ​​‌‍‌‌​ ‌‌ ​‍‌‍‌‌‌ ‌‍‌‍‍‌‌‍‌‌‌ ‌ ​‍‌‍‌ ​​‌‍​‌‌ ‌​‌‍‍​​ ‌‌‍​‍‌‍ ‌‍‌​‌ ‍‌​‍‌‌​ ‌‌‌​​‍‌‌ ‌‍‍ ‌‍‌‌‌ ‍‌​‍‌‌​ ​ ‌​‌​​‍‌‌​ ​ ‌​‌​​‍‌‌​ ​‍​ ​‍‌‍​‍‌‍ ​‌‍ ‌‍​ ‌‍‍ ​ ​‌​‍‌‌​ ​‍​ ​‍​‍‌‌​ ‌‌‌​‌​​‍ ‍‌‍​ ‌‍‍​‌‍‍‌‌‍ ​‌‍‌​‌ ​‍‌‍‌‌‌‍ ‍​‍‌‌​ ‌‌‌​​‍‌‌ ‌‍‍ ‌‍‌‌‌ ‍‌​‍‌‌​ ​ ‌​‌​​‍‌‌​ ​ ‌​‌​​‍‌‌​ ​‍​ ​‍‌ ​ ‌ ​​‌‍​‌‌‍ ‍​ ​‌​ ‌ ​ ‌ ​ ​​​ ​‍​ ‌​​ ‍‌​ ​‌​ ‌ ​ ​‌​ ‍‌​ ‌‍​ ‌‍​ ​​​‍ ‍​ ​‌​ ‌‌​ ‌‍​ ‌​​ ‌​​ ‍‌​ ​‍​ ‍‌​ ‌‌​ ​ ​ ‌‌​ ‍‌​ ‌‍​ ​‌​ ‌​​ ‌‍​‍‌‌​ ​‍​ ​‍​‍‌‌​ ‌‌‌​‌​​‍ ‍‌ ‌​‌‍‌‌‌ ‍​‌ ‌​​‍‌‍‌ ​​‌‍‌‌‌ ​‍‌ ​ ‌ ​​‌‍‌‌‌‍​ ‌ ‌​‌‍‍‌‌ ‌‍‌‍‌‌​ ‌‌ ​​‌ ‌‌‌‍​‍‌‍ ​‌‍‍‌‌ ​ ‌‍‍​‌‍‌‌‌‍‌​​‍​‍‌ ‌ stand out is its empowering message about self-worth and
perseverance. Lichtenheld delicately tackles themes of self-discovery and finding one's
place in the world, making the book highly relatable for young readers who may
sometimes feel overshadowed or insignificant. Cloudette's determination to
contribute, despite her small stature, sends a powerful message to children: you don't
have to be big to make a big difference.​​​​‌ ‍ ​‍​‍‌‍ ‌ ​‍‌‍‍‌‌‍‌ ‌‍‍‌‌‍ ‍​‍​‍​ ‍‍​‍​‍‌ ​ ‌‍​‌‌‍ ‍‌‍‍‌‌ ‌​‌ ‍‌​‍ ‍‌‍‍‌‌‍ ​‍​‍​‍ ​​‍​‍‌‍‍​‌ ​‍‌‍‌‌‌‍‌‍​‍​‍​ ‍‍​‍​‍‌‍‍​‌ ‌​‌ ‌​‌ ​​‌ ​ ​ ‍‍​‍ ​‍ ‌ ​​‌‍‍‌‌‍​ ‌ ‌​‌ ‌‌‌ ​‍‌‍‌‌‌‍​‍‌‍ ‌‍ ‌‍‍ ‌ ​‍‌‍‌‌‌ ‌‍‌‍‍‌‌‍‌‌‌ ‌ ​‍ ‍‌ ​ ‌‍​‌‌‍ ‍‌‍‍‌‌ ‌​‌ ‍‌​‍ ‍‌ ​ ‌ ‌​‌ ‌‌‌‍‌​‌‍‍‌‌‍ ​‍ ‌‍‍‌‌‍ ‍‌ ‌​‌‍‌‌‌‍ ‍‌ ‌​​‍ ‌‍‌‌‌‍‌​‌‍‍‌‌ ‌​​‍ ‌‍ ‌‌‍ ‌‍‌​‌‍‌‌​ ‌‌ ​​‌ ​‍‌‍‌‌‌ ​ ‌‍‌‌‌‍ ‍‌ ‌​‌‍​‌‌ ‌​‌‍‍‌‌‍ ‌‍ ‍​ ‍ ‌‍‍‌‌‍‌​​ ‌‌‌‌ ​ ​‍‌‌‍‍‌‍ ​ ‌​​ ​ ‌‍‍‍​ ​‌‌‍‌‍​ ​‍‌‌‌​‌‍‌​‌​‍​‌‍​ ‌‍ ‌‌‍‍‌​‌‌‌‍​‍‌‌‍​‌‌​ ‌​‌​‌‍‍ ​ ‍ ‌ ‌​‌ ‍‌‌ ​​‌‍‌‌​ ‌‌ ​‍‌‍‌‌‌ ‌‍‌‍‍‌‌‍‌‌‌ ‌ ​ ‍ ‌ ​​‌‍​‌‌ ‌​‌‍‍​​ ‌‌‍​‍‌‍ ‌‍‌​‌ ‍‌​‍‌‌​ ‌‌‌​​‍‌‌ ‌‍‍ ‌‍‌‌‌ ‍‌​‍‌‌​ ​ ‌​‌​​‍‌‌​ ​ ‌​‌​​‍‌‌​ ​‍​ ​‍‌‍​‍‌‍ ​‌‍ ‌‍​ ‌‍‍ ​ ​‌​‍‌‌​ ​‍​ ​‍​‍‌‌​ ‌‌‌​‌​​‍ ‍‌‍​ ‌‍‍​‌‍‍‌‌‍ ​‌‍‌​‌ ​‍‌‍‌‌‌‍ ‍​‍‌‌​ ‌‌‌​​‍‌‌ ‌‍‍ ‌‍‌‌‌ ‍‌​‍‌‌​ ​ ‌​‌​​‍‌‌​ ​ ‌​‌​​‍‌‌​ ​‍​ ​‍‌ ​ ‌ ​​‌‍​‌‌‍ ‍​ ​‌​ ‌ ​ ‌ ​ ​​​ ​‍​ ‌​​ ‍‌​ ​‌​ ‌ ​ ​‌​ ‍‌​ ‌‍​ ‌‍​ ​​​‍ ‍​ ​‌​ ​​​ ‌ ​ ‌ ​ ​ ​ ‌ ​ ‌‍​ ​ ​ ‌​​ ‍​​ ‌‍​ ‌‌​ ‍​​ ​‍​ ​‍​ ‍​​ ‍​​‍‌‌​ ​‍​ ​‍​‍‌‌​ ‌‌‌​‌​​‍ ‍‌ ‌​‌‍‌‌‌ ‍​‌ ‌​​ ‌‍​‍‌‍​‌‌ ​ ‌‍‌‌‌‌‌‌‌ ​‍‌‍ ​​ ‌‌‍‍​‌ ‌​‌ ‌​‌ ​​‌ ​ ​‍‌‌​ ​ ‌​​‌​‍‌‌​ ​‍‌​‌‍​‍‌‌​ ​‍‌​‌‍‌ ​​‌‍‍‌‌‍​ ‌ ‌​‌ ‌‌‌ ​‍‌‍‌‌‌‍​‍‌‍ ‌‍ ‌‍‍ ‌ ​‍‌‍‌‌‌ ‌‍‌‍‍‌‌‍‌‌‌ ‌ ​‍ ‍‌ ​ ‌‍​‌‌‍ ‍‌‍‍‌‌ ‌​‌ ‍‌​‍ ‍‌ ​ ‌ ‌​‌ ‌‌‌‍‌​‌‍‍‌‌‍ ​‍‌‍‌‍‍‌‌‍‌​​ ‌‌‌‌ ​ ​‍‌‌‍‍‌‍ ​ ‌​​ ​ ‌‍‍‍​ ​‌‌‍‌‍​ ​‍‌‌‌​‌‍‌​‌​‍​‌‍​ ‌‍ ‌‌‍‍‌​‌‌‌‍​‍‌‌‍​‌‌​ ‌​‌​‌‍‍ ​‍‌‍‌ ‌​‌ ‍‌‌ ​​‌‍‌‌​ ‌‌ ​‍‌‍‌‌‌ ‌‍‌‍‍‌‌‍‌‌‌ ‌ ​‍‌‍‌ ​​‌‍​‌‌ ‌​‌‍‍​​ ‌‌‍​‍‌‍ ‌‍‌​‌ ‍‌​‍‌‌​ ‌‌‌​​‍‌‌ ‌‍‍ ‌‍‌‌‌ ‍‌​‍‌‌​ ​ ‌​‌​​‍‌‌​ ​ ‌​‌​​‍‌‌​ ​‍​ ​‍‌‍​‍‌‍ ​‌‍ ‌‍​ ‌‍‍ ​ ​‌​‍‌‌​ ​‍​ ​‍​‍‌‌​ ‌‌‌​‌​​‍ ‍‌‍​ ‌‍‍​‌‍‍‌‌‍ ​‌‍‌​‌ ​‍‌‍‌‌‌‍ ‍​‍‌‌​ ‌‌‌​​‍‌‌ ‌‍‍ ‌‍‌‌‌ ‍‌​‍‌‌​ ​ ‌​‌​​‍‌‌​ ​ ‌​‌​​‍‌‌​ ​‍​ ​‍‌ ​ ‌ ​​‌‍​‌‌‍ ‍​ ​‌​ ‌ ​ ‌ ​ ​​​ ​‍​ ‌​​ ‍‌​ ​‌​ ‌ ​ ​‌​ ‍‌​ ‌‍​ ‌‍​ ​​​‍ ‍​ ​‌​ ​​​ ‌ ​ ‌ ​ ​ ​ ‌ ​ ‌‍​ ​ ​ ‌​​ ‍​​ ‌‍​ ‌‌​ ‍​​ ​‍​ ​‍​ ‍​​ ‍​​‍‌‌​ ​‍​ ​‍​‍‌‌​ ‌‌‌​‌​​‍ ‍‌ ‌​‌‍‌‌‌ ‍​‌ ‌​​‍‌‍‌ ​​‌‍‌‌‌ ​‍‌ ​ ‌ ​​‌‍‌‌‌‍​ ‌ ‌​‌‍‍‌‌ ‌‍‌‍‌‌​ ‌‌ ​​‌ ‌‌‌‍​‍‌‍ ​‌‍‍‌‌ ​ ‌‍‍​‌‍‌‌‌‍‌​​‍​‍‌ ‌
The illustrations in ​​​​‌ ‍ ​‍​‍‌‍ ‌ ​‍‌‍‍‌‌‍‌ ‌‍‍‌‌‍ ‍​‍​‍​ ‍‍​‍​‍‌ ​ ‌‍​‌‌‍ ‍‌‍‍‌‌ ‌​‌ ‍‌​‍ ‍‌‍‍‌‌‍ ​‍​‍​‍ ​​‍​‍‌‍‍​‌ ​‍‌‍‌‌‌‍‌‍​‍​‍​ ‍‍​‍​‍‌‍‍​‌ ‌​‌ ‌​‌ ​​‌ ​ ​ ‍‍​‍ ​‍ ‌ ​​‌‍‍‌‌‍​ ‌ ‌​‌ ‌‌‌ ​‍‌‍‌‌‌‍​‍‌‍ ‌‍ ‌‍‍ ‌ ​‍‌‍‌‌‌ ‌‍‌‍‍‌‌‍‌‌‌ ‌ ​‍ ‍‌ ​ ‌‍​‌‌‍ ‍‌‍‍‌‌ ‌​‌ ‍‌​‍ ‍‌ ​ ‌ ‌​‌ ‌‌‌‍‌​‌‍‍‌‌‍ ​‍ ‌‍‍‌‌‍ ‍‌ ‌​‌‍‌‌‌‍ ‍‌ ‌​​‍ ‌‍‌‌‌‍‌​‌‍‍‌‌ ‌​​‍ ‌‍ ‌‌‍ ‌‍‌​‌‍‌‌​ ‌‌ ​​‌ ​‍‌‍‌‌‌ ​ ‌‍‌‌‌‍ ‍‌ ‌​‌‍​‌‌ ‌​‌‍‍‌‌‍ ‌‍ ‍​ ‍ ‌‍‍‌‌‍‌​​ ‌‌‌‌ ​ ​‍‌‌‍‍‌‍ ​ ‌​​ ​ ‌‍‍‍​ ​‌‌‍‌‍​ ​‍‌‌‌​‌‍‌​‌​‍​‌‍​ ‌‍ ‌‌‍‍‌​‌‌‌‍​‍‌‌‍​‌‌​ ‌​‌​‌‍‍ ​ ‍ ‌ ‌​‌ ‍‌‌ ​​‌‍‌‌​ ‌‌ ​‍‌‍‌‌‌ ‌‍‌‍‍‌‌‍‌‌‌ ‌ ​ ‍ ‌ ​​‌‍​‌‌ ‌​‌‍‍​​ ‌‌‍​‍‌‍ ‌‍‌​‌ ‍‌​‍‌‌​ ‌‌‌​​‍‌‌ ‌‍‍ ‌‍‌‌‌ ‍‌​‍‌‌​ ​ ‌​‌​​‍‌‌​ ​ ‌​‌​​‍‌‌​ ​‍​ ​‍‌‍​‍‌‍ ​‌‍ ‌‍​ ‌‍‍ ​ ​‍​‍‌‌​ ​‍​ ​‍​‍‌‌​ ‌‌‌​‌​​‍ ‍‌‍​ ‌‍‍​‌‍‍‌‌‍ ​‌‍‌​‌ ​‍‌‍‌‌‌‍ ‍​‍‌‌​ ‌‌‌​​‍‌‌ ‌‍‍ ‌‍‌‌‌ ‍‌​‍‌‌​ ​ ‌​‌​​‍‌‌​ ​ ‌​‌​​‍‌‌​ ​‍​ ​‍‌ ​ ‌ ​​‌‍​‌‌‍ ‍​ ​‌​ ‌ ​ ‌ ​ ​​​ ​‍​ ‌​​ ‍‌​ ​‌​ ‌ ​ ​‌​ ‍‌​ ‌‍​ ‌‍​ ​​​‍ ‍​ ​​​ ​ ​ ‌​​ ​‌​ ​​​ ​‌​ ‍​​ ‌ ​ ​‌​ ​ ​ ‌ ​ ​‍​ ​​​ ‌ ​ ​​​ ‌‍​ ‌‍​‍‌‌​ ​‍​ ​‍​‍‌‌​ ‌‌‌​‌​​‍ ‍‌ ‌​‌‍‌‌‌ ‍​‌ ‌​​ ‌‍​‍‌‍​‌‌ ​ ‌‍‌‌‌‌‌‌‌ ​‍‌‍ ​​ ‌‌‍‍​‌ ‌​‌ ‌​‌ ​​‌ ​ ​‍‌‌​ ​ ‌​​‌​‍‌‌​ ​‍‌​‌‍​‍‌‌​ ​‍‌​‌‍‌ ​​‌‍‍‌‌‍​ ‌ ‌​‌ ‌‌‌ ​‍‌‍‌‌‌‍​‍‌‍ ‌‍ ‌‍‍ ‌ ​‍‌‍‌‌‌ ‌‍‌‍‍‌‌‍‌‌‌ ‌ ​‍ ‍‌ ​ ‌‍​‌‌‍ ‍‌‍‍‌‌ ‌​‌ ‍‌​‍ ‍‌ ​ ‌ ‌​‌ ‌‌‌‍‌​‌‍‍‌‌‍ ​‍‌‍‌‍‍‌‌‍‌​​ ‌‌‌‌ ​ ​‍‌‌‍‍‌‍ ​ ‌​​ ​ ‌‍‍‍​ ​‌‌‍‌‍​ ​‍‌‌‌​‌‍‌​‌​‍​‌‍​ ‌‍ ‌‌‍‍‌​‌‌‌‍​‍‌‌‍​‌‌​ ‌​‌​‌‍‍ ​‍‌‍‌ ‌​‌ ‍‌‌ ​​‌‍‌‌​ ‌‌ ​‍‌‍‌‌‌ ‌‍‌‍‍‌‌‍‌‌‌ ‌ ​‍‌‍‌ ​​‌‍​‌‌ ‌​‌‍‍​​ ‌‌‍​‍‌‍ ‌‍‌​‌ ‍‌​‍‌‌​ ‌‌‌​​‍‌‌ ‌‍‍ ‌‍‌‌‌ ‍‌​‍‌‌​ ​ ‌​‌​​‍‌‌​ ​ ‌​‌​​‍‌‌​ ​‍​ ​‍‌‍​‍‌‍ ​‌‍ ‌‍​ ‌‍‍ ​ ​‍​‍‌‌​ ​‍​ ​‍​‍‌‌​ ‌‌‌​‌​​‍ ‍‌‍​ ‌‍‍​‌‍‍‌‌‍ ​‌‍‌​‌ ​‍‌‍‌‌‌‍ ‍​‍‌‌​ ‌‌‌​​‍‌‌ ‌‍‍ ‌‍‌‌‌ ‍‌​‍‌‌​ ​ ‌​‌​​‍‌‌​ ​ ‌​‌​​‍‌‌​ ​‍​ ​‍‌ ​ ‌ ​​‌‍​‌‌‍ ‍​ ​‌​ ‌ ​ ‌ ​ ​​​ ​‍​ ‌​​ ‍‌​ ​‌​ ‌ ​ ​‌​ ‍‌​ ‌‍​ ‌‍​ ​​​‍ ‍​ ​​​ ​ ​ ‌​​ ​‌​ ​​​ ​‌​ ‍​​ ‌ ​ ​‌​ ​ ​ ‌ ​ ​‍​ ​​​ ‌ ​ ​​​ ‌‍​ ‌‍​‍‌‌​ ​‍​ ​‍​‍‌‌​ ‌‌‌​‌​​‍ ‍‌ ‌​‌‍‌‌‌ ‍​‌ ‌​​‍‌‍‌ ​​‌‍‌‌‌ ​‍‌ ​ ‌ ​​‌‍‌‌‌‍​ ‌ ‌​‌‍‍‌‌ ‌‍‌‍‌‌​ ‌‌ ​​‌ ‌‌‌‍​‍‌‍ ​‌‍‍‌‌ ​ ‌‍‍​‌‍‌‌‌‍‌​​‍​‍‌ ‌ Cloudette​​​​‌ ‍ ​‍​‍‌‍ ‌ ​‍‌‍‍‌‌‍‌ ‌‍‍‌‌‍ ‍​‍​‍​ ‍‍​‍​‍‌ ​ ‌‍​‌‌‍ ‍‌‍‍‌‌ ‌​‌ ‍‌​‍ ‍‌‍‍‌‌‍ ​‍​‍​‍ ​​‍​‍‌‍‍​‌ ​‍‌‍‌‌‌‍‌‍​‍​‍​ ‍‍​‍​‍‌‍‍​‌ ‌​‌ ‌​‌ ​​‌ ​ ​ ‍‍​‍ ​‍ ‌ ​​‌‍‍‌‌‍​ ‌ ‌​‌ ‌‌‌ ​‍‌‍‌‌‌‍​‍‌‍ ‌‍ ‌‍‍ ‌ ​‍‌‍‌‌‌ ‌‍‌‍‍‌‌‍‌‌‌ ‌ ​‍ ‍‌ ​ ‌‍​‌‌‍ ‍‌‍‍‌‌ ‌​‌ ‍‌​‍ ‍‌ ​ ‌ ‌​‌ ‌‌‌‍‌​‌‍‍‌‌‍ ​‍ ‌‍‍‌‌‍ ‍‌ ‌​‌‍‌‌‌‍ ‍‌ ‌​​‍ ‌‍‌‌‌‍‌​‌‍‍‌‌ ‌​​‍ ‌‍ ‌‌‍ ‌‍‌​‌‍‌‌​ ‌‌ ​​‌ ​‍‌‍‌‌‌ ​ ‌‍‌‌‌‍ ‍‌ ‌​‌‍​‌‌ ‌​‌‍‍‌‌‍ ‌‍ ‍​ ‍ ‌‍‍‌‌‍‌​​ ‌‌‌‌ ​ ​‍‌‌‍‍‌‍ ​ ‌​​ ​ ‌‍‍‍​ ​‌‌‍‌‍​ ​‍‌‌‌​‌‍‌​‌​‍​‌‍​ ‌‍ ‌‌‍‍‌​‌‌‌‍​‍‌‌‍​‌‌​ ‌​‌​‌‍‍ ​ ‍ ‌ ‌​‌ ‍‌‌ ​​‌‍‌‌​ ‌‌ ​‍‌‍‌‌‌ ‌‍‌‍‍‌‌‍‌‌‌ ‌ ​ ‍ ‌ ​​‌‍​‌‌ ‌​‌‍‍​​ ‌‌‍​‍‌‍ ‌‍‌​‌ ‍‌​‍‌‌​ ‌‌‌​​‍‌‌ ‌‍‍ ‌‍‌‌‌ ‍‌​‍‌‌​ ​ ‌​‌​​‍‌‌​ ​ ‌​‌​​‍‌‌​ ​‍​ ​‍‌‍​‍‌‍ ​‌‍ ‌‍​ ‌‍‍ ​ ​‍​‍‌‌​ ​‍​ ​‍​‍‌‌​ ‌‌‌​‌​​‍ ‍‌‍​ ‌‍‍​‌‍‍‌‌‍ ​‌‍‌​‌ ​‍‌‍‌‌‌‍ ‍​‍‌‌​ ‌‌‌​​‍‌‌ ‌‍‍ ‌‍‌‌‌ ‍‌​‍‌‌​ ​ ‌​‌​​‍‌‌​ ​ ‌​‌​​‍‌‌​ ​‍​ ​‍‌ ​ ‌ ​​‌‍​‌‌‍ ‍​ ​‌​ ‌ ​ ‌ ​ ​​​ ​‍​ ‌​​ ‍‌​ ​‌​ ‌ ​ ​‌​ ‍‌​ ‌‍​ ‌‍​ ​​​‍ ‍​ ‍‌​ ‌‌​ ‌ ​ ‌‍​ ​‍​ ​‌​ ‌​​ ‌​​ ​‌​ ‍‌​ ‌‌​ ​‌​ ‍​​ ‌‍​ ‌​​ ‌‍​‍‌‌​ ​‍​ ​‍​‍‌‌​ ‌‌‌​‌​​‍ ‍‌ ‌​‌‍‌‌‌ ‍​‌ ‌​​ ‌‍​‍‌‍​‌‌ ​ ‌‍‌‌‌‌‌‌‌ ​‍‌‍ ​​ ‌‌‍‍​‌ ‌​‌ ‌​‌ ​​‌ ​ ​‍‌‌​ ​ ‌​​‌​‍‌‌​ ​‍‌​‌‍​‍‌‌​ ​‍‌​‌‍‌ ​​‌‍‍‌‌‍​ ‌ ‌​‌ ‌‌‌ ​‍‌‍‌‌‌‍​‍‌‍ ‌‍ ‌‍‍ ‌ ​‍‌‍‌‌‌ ‌‍‌‍‍‌‌‍‌‌‌ ‌ ​‍ ‍‌ ​ ‌‍​‌‌‍ ‍‌‍‍‌‌ ‌​‌ ‍‌​‍ ‍‌ ​ ‌ ‌​‌ ‌‌‌‍‌​‌‍‍‌‌‍ ​‍‌‍‌‍‍‌‌‍‌​​ ‌‌‌‌ ​ ​‍‌‌‍‍‌‍ ​ ‌​​ ​ ‌‍‍‍​ ​‌‌‍‌‍​ ​‍‌‌‌​‌‍‌​‌​‍​‌‍​ ‌‍ ‌‌‍‍‌​‌‌‌‍​‍‌‌‍​‌‌​ ‌​‌​‌‍‍ ​‍‌‍‌ ‌​‌ ‍‌‌ ​​‌‍‌‌​ ‌‌ ​‍‌‍‌‌‌ ‌‍‌‍‍‌‌‍‌‌‌ ‌ ​‍‌‍‌ ​​‌‍​‌‌ ‌​‌‍‍​​ ‌‌‍​‍‌‍ ‌‍‌​‌ ‍‌​‍‌‌​ ‌‌‌​​‍‌‌ ‌‍‍ ‌‍‌‌‌ ‍‌​‍‌‌​ ​ ‌​‌​​‍‌‌​ ​ ‌​‌​​‍‌‌​ ​‍​ ​‍‌‍​‍‌‍ ​‌‍ ‌‍​ ‌‍‍ ​ ​‍​‍‌‌​ ​‍​ ​‍​‍‌‌​ ‌‌‌​‌​​‍ ‍‌‍​ ‌‍‍​‌‍‍‌‌‍ ​‌‍‌​‌ ​‍‌‍‌‌‌‍ ‍​‍‌‌​ ‌‌‌​​‍‌‌ ‌‍‍ ‌‍‌‌‌ ‍‌​‍‌‌​ ​ ‌​‌​​‍‌‌​ ​ ‌​‌​​‍‌‌​ ​‍​ ​‍‌ ​ ‌ ​​‌‍​‌‌‍ ‍​ ​‌​ ‌ ​ ‌ ​ ​​​ ​‍​ ‌​​ ‍‌​ ​‌​ ‌ ​ ​‌​ ‍‌​ ‌‍​ ‌‍​ ​​​‍ ‍​ ‍‌​ ‌‌​ ‌ ​ ‌‍​ ​‍​ ​‌​ ‌​​ ‌​​ ​‌​ ‍‌​ ‌‌​ ​‌​ ‍​​ ‌‍​ ‌​​ ‌‍​‍‌‌​ ​‍​ ​‍​‍‌‌​ ‌‌‌​‌​​‍ ‍‌ ‌​‌‍‌‌‌ ‍​‌ ‌​​‍‌‍‌ ​​‌‍‌‌‌ ​‍‌ ​ ‌ ​​‌‍‌‌‌‍​ ‌ ‌​‌‍‍‌‌ ‌‍‌‍‌‌​ ‌‌ ​​‌ ‌‌‌‍​‍‌‍ ​‌‍‍‌‌ ​ ‌‍‍​‌‍‌‌‌‍‌​​‍​‍‌ ‌ are whimsical and vibrant, with Lichtenheld's
characteristic lightheartedness. The personified clouds are playful and expressive,
adding humor and warmth to the narrative. The soft, billowy clouds contrast with the
bright, detailed backdrops, creating a visually engaging experience for readers. Each
page is thoughtfully crafted, making the illustrations just as important to the
storytelling as the text itself. Lichtenheld's ability to convey emotion through these
simple yet effective drawings helps children connect with Cloudette's journey.​​​​‌ ‍ ​‍​‍‌‍ ‌ ​‍‌‍‍‌‌‍‌ ‌‍‍‌‌‍ ‍​‍​‍​ ‍‍​‍​‍‌ ​ ‌‍​‌‌‍ ‍‌‍‍‌‌ ‌​‌ ‍‌​‍ ‍‌‍‍‌‌‍ ​‍​‍​‍ ​​‍​‍‌‍‍​‌ ​‍‌‍‌‌‌‍‌‍​‍​‍​ ‍‍​‍​‍‌‍‍​‌ ‌​‌ ‌​‌ ​​‌ ​ ​ ‍‍​‍ ​‍ ‌ ​​‌‍‍‌‌‍​ ‌ ‌​‌ ‌‌‌ ​‍‌‍‌‌‌‍​‍‌‍ ‌‍ ‌‍‍ ‌ ​‍‌‍‌‌‌ ‌‍‌‍‍‌‌‍‌‌‌ ‌ ​‍ ‍‌ ​ ‌‍​‌‌‍ ‍‌‍‍‌‌ ‌​‌ ‍‌​‍ ‍‌ ​ ‌ ‌​‌ ‌‌‌‍‌​‌‍‍‌‌‍ ​‍ ‌‍‍‌‌‍ ‍‌ ‌​‌‍‌‌‌‍ ‍‌ ‌​​‍ ‌‍‌‌‌‍‌​‌‍‍‌‌ ‌​​‍ ‌‍ ‌‌‍ ‌‍‌​‌‍‌‌​ ‌‌ ​​‌ ​‍‌‍‌‌‌ ​ ‌‍‌‌‌‍ ‍‌ ‌​‌‍​‌‌ ‌​‌‍‍‌‌‍ ‌‍ ‍​ ‍ ‌‍‍‌‌‍‌​​ ‌‌‌‌ ​ ​‍‌‌‍‍‌‍ ​ ‌​​ ​ ‌‍‍‍​ ​‌‌‍‌‍​ ​‍‌‌‌​‌‍‌​‌​‍​‌‍​ ‌‍ ‌‌‍‍‌​‌‌‌‍​‍‌‌‍​‌‌​ ‌​‌​‌‍‍ ​ ‍ ‌ ‌​‌ ‍‌‌ ​​‌‍‌‌​ ‌‌ ​‍‌‍‌‌‌ ‌‍‌‍‍‌‌‍‌‌‌ ‌ ​ ‍ ‌ ​​‌‍​‌‌ ‌​‌‍‍​​ ‌‌‍​‍‌‍ ‌‍‌​‌ ‍‌​‍‌‌​ ‌‌‌​​‍‌‌ ‌‍‍ ‌‍‌‌‌ ‍‌​‍‌‌​ ​ ‌​‌​​‍‌‌​ ​ ‌​‌​​‍‌‌​ ​‍​ ​‍‌‍​‍‌‍ ​‌‍ ‌‍​ ‌‍‍ ​ ​‍​‍‌‌​ ​‍​ ​‍​‍‌‌​ ‌‌‌​‌​​‍ ‍‌‍​ ‌‍‍​‌‍‍‌‌‍ ​‌‍‌​‌ ​‍‌‍‌‌‌‍ ‍​‍‌‌​ ‌‌‌​​‍‌‌ ‌‍‍ ‌‍‌‌‌ ‍‌​‍‌‌​ ​ ‌​‌​​‍‌‌​ ​ ‌​‌​​‍‌‌​ ​‍​ ​‍‌ ​ ‌ ​​‌‍​‌‌‍ ‍​ ​‌​ ‌ ​ ‌ ​ ​​​ ​‍​ ‌​​ ‍‌​ ​‌​ ‌ ​ ​‌​ ‍‌​ ‌‍​ ‌‍​ ​​​‍ ‍​ ‍​​ ‍​​ ​‍​ ‍​​ ‌​​ ​​​ ‌‌​ ​‌​ ‍​​ ‌​​ ‌‌​ ​ ​ ​‍​ ‍​​ ​‌​ ​‍​‍‌‌​ ​‍​ ​‍​‍‌‌​ ‌‌‌​‌​​‍ ‍‌ ‌​‌‍‌‌‌ ‍​‌ ‌​​ ‌‍​‍‌‍​‌‌ ​ ‌‍‌‌‌‌‌‌‌ ​‍‌‍ ​​ ‌‌‍‍​‌ ‌​‌ ‌​‌ ​​‌ ​ ​‍‌‌​ ​ ‌​​‌​‍‌‌​ ​‍‌​‌‍​‍‌‌​ ​‍‌​‌‍‌ ​​‌‍‍‌‌‍​ ‌ ‌​‌ ‌‌‌ ​‍‌‍‌‌‌‍​‍‌‍ ‌‍ ‌‍‍ ‌ ​‍‌‍‌‌‌ ‌‍‌‍‍‌‌‍‌‌‌ ‌ ​‍ ‍‌ ​ ‌‍​‌‌‍ ‍‌‍‍‌‌ ‌​‌ ‍‌​‍ ‍‌ ​ ‌ ‌​‌ ‌‌‌‍‌​‌‍‍‌‌‍ ​‍‌‍‌‍‍‌‌‍‌​​ ‌‌‌‌ ​ ​‍‌‌‍‍‌‍ ​ ‌​​ ​ ‌‍‍‍​ ​‌‌‍‌‍​ ​‍‌‌‌​‌‍‌​‌​‍​‌‍​ ‌‍ ‌‌‍‍‌​‌‌‌‍​‍‌‌‍​‌‌​ ‌​‌​‌‍‍ ​‍‌‍‌ ‌​‌ ‍‌‌ ​​‌‍‌‌​ ‌‌ ​‍‌‍‌‌‌ ‌‍‌‍‍‌‌‍‌‌‌ ‌ ​‍‌‍‌ ​​‌‍​‌‌ ‌​‌‍‍​​ ‌‌‍​‍‌‍ ‌‍‌​‌ ‍‌​‍‌‌​ ‌‌‌​​‍‌‌ ‌‍‍ ‌‍‌‌‌ ‍‌​‍‌‌​ ​ ‌​‌​​‍‌‌​ ​ ‌​‌​​‍‌‌​ ​‍​ ​‍‌‍​‍‌‍ ​‌‍ ‌‍​ ‌‍‍ ​ ​‍​‍‌‌​ ​‍​ ​‍​‍‌‌​ ‌‌‌​‌​​‍ ‍‌‍​ ‌‍‍​‌‍‍‌‌‍ ​‌‍‌​‌ ​‍‌‍‌‌‌‍ ‍​‍‌‌​ ‌‌‌​​‍‌‌ ‌‍‍ ‌‍‌‌‌ ‍‌​‍‌‌​ ​ ‌​‌​​‍‌‌​ ​ ‌​‌​​‍‌‌​ ​‍​ ​‍‌ ​ ‌ ​​‌‍​‌‌‍ ‍​ ​‌​ ‌ ​ ‌ ​ ​​​ ​‍​ ‌​​ ‍‌​ ​‌​ ‌ ​ ​‌​ ‍‌​ ‌‍​ ‌‍​ ​​​‍ ‍​ ‍​​ ‍​​ ​‍​ ‍​​ ‌​​ ​​​ ‌‌​ ​‌​ ‍​​ ‌​​ ‌‌​ ​ ​ ​‍​ ‍​​ ​‌​ ​‍​‍‌‌​ ​‍​ ​‍​‍‌‌​ ‌‌‌​‌​​‍ ‍‌ ‌​‌‍‌‌‌ ‍​‌ ‌​​‍‌‍‌ ​​‌‍‌‌‌ ​‍‌ ​ ‌ ​​‌‍‌‌‌‍​ ‌ ‌​‌‍‍‌‌ ‌‍‌‍‌‌​ ‌‌ ​​‌ ‌‌‌‍​‍‌‍ ​‌‍‍‌‌ ​ ‌‍‍​‌‍‌‌‌‍‌​​‍​‍‌ ‌
As Cloudette searches for her purpose, she tries to join the larger clouds in their
storm-making, but they all seem to have their own important jobs, leaving her feeling a
little lost. However, instead of feeling defeated, Cloudette keeps going, looking for the
right opportunity to prove her worth. Her persistence pays off when she finds a tiny
garden in need of rain. In this quiet, touching moment, Cloudette realizes that she
doesn't need to create a huge storm to make an impact, her small shower is just as
important.​​​​‌ ‍ ​‍​‍‌‍ ‌ ​‍‌‍‍‌‌‍‌ ‌‍‍‌‌‍ ‍​‍​‍​ ‍‍​‍​‍‌ ​ ‌‍​‌‌‍ ‍‌‍‍‌‌ ‌​‌ ‍‌​‍ ‍‌‍‍‌‌‍ ​‍​‍​‍ ​​‍​‍‌‍‍​‌ ​‍‌‍‌‌‌‍‌‍​‍​‍​ ‍‍​‍​‍‌‍‍​‌ ‌​‌ ‌​‌ ​​‌ ​ ​ ‍‍​‍ ​‍ ‌ ​​‌‍‍‌‌‍​ ‌ ‌​‌ ‌‌‌ ​‍‌‍‌‌‌‍​‍‌‍ ‌‍ ‌‍‍ ‌ ​‍‌‍‌‌‌ ‌‍‌‍‍‌‌‍‌‌‌ ‌ ​‍ ‍‌ ​ ‌‍​‌‌‍ ‍‌‍‍‌‌ ‌​‌ ‍‌​‍ ‍‌ ​ ‌ ‌​‌ ‌‌‌‍‌​‌‍‍‌‌‍ ​‍ ‌‍‍‌‌‍ ‍‌ ‌​‌‍‌‌‌‍ ‍‌ ‌​​‍ ‌‍‌‌‌‍‌​‌‍‍‌‌ ‌​​‍ ‌‍ ‌‌‍ ‌‍‌​‌‍‌‌​ ‌‌ ​​‌ ​‍‌‍‌‌‌ ​ ‌‍‌‌‌‍ ‍‌ ‌​‌‍​‌‌ ‌​‌‍‍‌‌‍ ‌‍ ‍​ ‍ ‌‍‍‌‌‍‌​​ ‌‌‌‌ ​ ​‍‌‌‍‍‌‍ ​ ‌​​ ​ ‌‍‍‍​ ​‌‌‍‌‍​ ​‍‌‌‌​‌‍‌​‌​‍​‌‍​ ‌‍ ‌‌‍‍‌​‌‌‌‍​‍‌‌‍​‌‌​ ‌​‌​‌‍‍ ​ ‍ ‌ ‌​‌ ‍‌‌ ​​‌‍‌‌​ ‌‌ ​‍‌‍‌‌‌ ‌‍‌‍‍‌‌‍‌‌‌ ‌ ​ ‍ ‌ ​​‌‍​‌‌ ‌​‌‍‍​​ ‌‌‍​‍‌‍ ‌‍‌​‌ ‍‌​‍‌‌​ ‌‌‌​​‍‌‌ ‌‍‍ ‌‍‌‌‌ ‍‌​‍‌‌​ ​ ‌​‌​​‍‌‌​ ​ ‌​‌​​‍‌‌​ ​‍​ ​‍‌‍​‍‌‍ ​‌‍ ‌‍​ ‌‍‍ ​ ​ ​‍‌‌​ ​‍​ ​‍​‍‌‌​ ‌‌‌​‌​​‍ ‍‌‍​ ‌‍‍​‌‍‍‌‌‍ ​‌‍‌​‌ ​‍‌‍‌‌‌‍ ‍​‍‌‌​ ‌‌‌​​‍‌‌ ‌‍‍ ‌‍‌‌‌ ‍‌​‍‌‌​ ​ ‌​‌​​‍‌‌​ ​ ‌​‌​​‍‌‌​ ​‍​ ​‍‌ ​ ‌ ​​‌‍​‌‌‍ ‍​ ​​​‍‌‌​ ​‍​ ​‍​‍‌‌​ ‌‌‌​‌​​‍ ‍‌ ‌​‌‍‌‌‌ ‍​‌ ‌​​ ‌‍​‍‌‍​‌‌ ​ ‌‍‌‌‌‌‌‌‌ ​‍‌‍ ​​ ‌‌‍‍​‌ ‌​‌ ‌​‌ ​​‌ ​ ​‍‌‌​ ​ ‌​​‌​‍‌‌​ ​‍‌​‌‍​‍‌‌​ ​‍‌​‌‍‌ ​​‌‍‍‌‌‍​ ‌ ‌​‌ ‌‌‌ ​‍‌‍‌‌‌‍​‍‌‍ ‌‍ ‌‍‍ ‌ ​‍‌‍‌‌‌ ‌‍‌‍‍‌‌‍‌‌‌ ‌ ​‍ ‍‌ ​ ‌‍​‌‌‍ ‍‌‍‍‌‌ ‌​‌ ‍‌​‍ ‍‌ ​ ‌ ‌​‌ ‌‌‌‍‌​‌‍‍‌‌‍ ​‍‌‍‌‍‍‌‌‍‌​​ ‌‌‌‌ ​ ​‍‌‌‍‍‌‍ ​ ‌​​ ​ ‌‍‍‍​ ​‌‌‍‌‍​ ​‍‌‌‌​‌‍‌​‌​‍​‌‍​ ‌‍ ‌‌‍‍‌​‌‌‌‍​‍‌‌‍​‌‌​ ‌​‌​‌‍‍ ​‍‌‍‌ ‌​‌ ‍‌‌ ​​‌‍‌‌​ ‌‌ ​‍‌‍‌‌‌ ‌‍‌‍‍‌‌‍‌‌‌ ‌ ​‍‌‍‌ ​​‌‍​‌‌ ‌​‌‍‍​​ ‌‌‍​‍‌‍ ‌‍‌​‌ ‍‌​‍‌‌​ ‌‌‌​​‍‌‌ ‌‍‍ ‌‍‌‌‌ ‍‌​‍‌‌​ ​ ‌​‌​​‍‌‌​ ​ ‌​‌​​‍‌‌​ ​‍​ ​‍‌‍​‍‌‍ ​‌‍ ‌‍​ ‌‍‍ ​ ​ ​‍‌‌​ ​‍​ ​‍​‍‌‌​ ‌‌‌​‌​​‍ ‍‌‍​ ‌‍‍​‌‍‍‌‌‍ ​‌‍‌​‌ ​‍‌‍‌‌‌‍ ‍​‍‌‌​ ‌‌‌​​‍‌‌ ‌‍‍ ‌‍‌‌‌ ‍‌​‍‌‌​ ​ ‌​‌​​‍‌‌​ ​ ‌​‌​​‍‌‌​ ​‍​ ​‍‌ ​ ‌ ​​‌‍​‌‌‍ ‍​ ​​​‍‌‌​ ​‍​ ​‍​‍‌‌​ ‌‌‌​‌​​‍ ‍‌ ‌​‌‍‌‌‌ ‍​‌ ‌​​‍‌‍‌ ​​‌‍‌‌‌ ​‍‌ ​ ‌ ​​‌‍‌‌‌‍​ ‌ ‌​‌‍‍‌‌ ‌‍‌‍‌‌​ ‌‌ ​​‌ ‌‌‌‍​‍‌‍ ​‌‍‍‌‌ ​ ‌‍‍​‌‍‌‌‌‍‌​​‍​‍‌ ‌
This story works well as a metaphor for children about how they might feel in a world
that often values size or outward strength, but ​​​​‌ ‍ ​‍​‍‌‍ ‌ ​‍‌‍‍‌‌‍‌ ‌‍‍‌‌‍ ‍​‍​‍​ ‍‍​‍​‍‌ ​ ‌‍​‌‌‍ ‍‌‍‍‌‌ ‌​‌ ‍‌​‍ ‍‌‍‍‌‌‍ ​‍​‍​‍ ​​‍​‍‌‍‍​‌ ​‍‌‍‌‌‌‍‌‍​‍​‍​ ‍‍​‍​‍‌‍‍​‌ ‌​‌ ‌​‌ ​​‌ ​ ​ ‍‍​‍ ​‍ ‌ ​​‌‍‍‌‌‍​ ‌ ‌​‌ ‌‌‌ ​‍‌‍‌‌‌‍​‍‌‍ ‌‍ ‌‍‍ ‌ ​‍‌‍‌‌‌ ‌‍‌‍‍‌‌‍‌‌‌ ‌ ​‍ ‍‌ ​ ‌‍​‌‌‍ ‍‌‍‍‌‌ ‌​‌ ‍‌​‍ ‍‌ ​ ‌ ‌​‌ ‌‌‌‍‌​‌‍‍‌‌‍ ​‍ ‌‍‍‌‌‍ ‍‌ ‌​‌‍‌‌‌‍ ‍‌ ‌​​‍ ‌‍‌‌‌‍‌​‌‍‍‌‌ ‌​​‍ ‌‍ ‌‌‍ ‌‍‌​‌‍‌‌​ ‌‌ ​​‌ ​‍‌‍‌‌‌ ​ ‌‍‌‌‌‍ ‍‌ ‌​‌‍​‌‌ ‌​‌‍‍‌‌‍ ‌‍ ‍​ ‍ ‌‍‍‌‌‍‌​​ ‌‌‌‌ ​ ​‍‌‌‍‍‌‍ ​ ‌​​ ​ ‌‍‍‍​ ​‌‌‍‌‍​ ​‍‌‌‌​‌‍‌​‌​‍​‌‍​ ‌‍ ‌‌‍‍‌​‌‌‌‍​‍‌‌‍​‌‌​ ‌​‌​‌‍‍ ​ ‍ ‌ ‌​‌ ‍‌‌ ​​‌‍‌‌​ ‌‌ ​‍‌‍‌‌‌ ‌‍‌‍‍‌‌‍‌‌‌ ‌ ​ ‍ ‌ ​​‌‍​‌‌ ‌​‌‍‍​​ ‌‌‍​‍‌‍ ‌‍‌​‌ ‍‌​‍‌‌​ ‌‌‌​​‍‌‌ ‌‍‍ ‌‍‌‌‌ ‍‌​‍‌‌​ ​ ‌​‌​​‍‌‌​ ​ ‌​‌​​‍‌‌​ ​‍​ ​‍‌‍​‍‌‍ ​‌‍ ‌‍​ ‌‍‍ ​ ‌​​‍‌‌​ ​‍​ ​‍​‍‌‌​ ‌‌‌​‌​​‍ ‍‌‍​ ‌‍‍​‌‍‍‌‌‍ ​‌‍‌​‌ ​‍‌‍‌‌‌‍ ‍​‍‌‌​ ‌‌‌​​‍‌‌ ‌‍‍ ‌‍‌‌‌ ‍‌​‍‌‌​ ​ ‌​‌​​‍‌‌​ ​ ‌​‌​​‍‌‌​ ​‍​ ​‍‌ ​ ‌ ​​‌‍​‌‌‍ ‍​ ​‌​ ‌ ​ ‌ ​ ​​​ ​‍​ ‌​​ ‍‌​ ​‌​ ‌ ​ ​‌​ ‍‌​ ‌‍​ ‌‍​ ​​​‍ ‍​ ‌ ​ ‍​​ ​ ​ ‌‍​ ‍​​ ​‌​ ‌‍​ ​‌​ ‌‍​ ​​​ ‌‌​ ‌‍​ ‌​​ ​ ​ ‍‌​ ​ ​‍‌‌​ ​‍​ ​‍​‍‌‌​ ‌‌‌​‌​​‍ ‍‌ ‌​‌‍‌‌‌ ‍​‌ ‌​​ ‌‍​‍‌‍​‌‌ ​ ‌‍‌‌‌‌‌‌‌ ​‍‌‍ ​​ ‌‌‍‍​‌ ‌​‌ ‌​‌ ​​‌ ​ ​‍‌‌​ ​ ‌​​‌​‍‌‌​ ​‍‌​‌‍​‍‌‌​ ​‍‌​‌‍‌ ​​‌‍‍‌‌‍​ ‌ ‌​‌ ‌‌‌ ​‍‌‍‌‌‌‍​‍‌‍ ‌‍ ‌‍‍ ‌ ​‍‌‍‌‌‌ ‌‍‌‍‍‌‌‍‌‌‌ ‌ ​‍ ‍‌ ​ ‌‍​‌‌‍ ‍‌‍‍‌‌ ‌​‌ ‍‌​‍ ‍‌ ​ ‌ ‌​‌ ‌‌‌‍‌​‌‍‍‌‌‍ ​‍‌‍‌‍‍‌‌‍‌​​ ‌‌‌‌ ​ ​‍‌‌‍‍‌‍ ​ ‌​​ ​ ‌‍‍‍​ ​‌‌‍‌‍​ ​‍‌‌‌​‌‍‌​‌​‍​‌‍​ ‌‍ ‌‌‍‍‌​‌‌‌‍​‍‌‌‍​‌‌​ ‌​‌​‌‍‍ ​‍‌‍‌ ‌​‌ ‍‌‌ ​​‌‍‌‌​ ‌‌ ​‍‌‍‌‌‌ ‌‍‌‍‍‌‌‍‌‌‌ ‌ ​‍‌‍‌ ​​‌‍​‌‌ ‌​‌‍‍​​ ‌‌‍​‍‌‍ ‌‍‌​‌ ‍‌​‍‌‌​ ‌‌‌​​‍‌‌ ‌‍‍ ‌‍‌‌‌ ‍‌​‍‌‌​ ​ ‌​‌​​‍‌‌​ ​ ‌​‌​​‍‌‌​ ​‍​ ​‍‌‍​‍‌‍ ​‌‍ ‌‍​ ‌‍‍ ​ ‌​​‍‌‌​ ​‍​ ​‍​‍‌‌​ ‌‌‌​‌​​‍ ‍‌‍​ ‌‍‍​‌‍‍‌‌‍ ​‌‍‌​‌ ​‍‌‍‌‌‌‍ ‍​‍‌‌​ ‌‌‌​​‍‌‌ ‌‍‍ ‌‍‌‌‌ ‍‌​‍‌‌​ ​ ‌​‌​​‍‌‌​ ​ ‌​‌​​‍‌‌​ ​‍​ ​‍‌ ​ ‌ ​​‌‍​‌‌‍ ‍​ ​‌​ ‌ ​ ‌ ​ ​​​ ​‍​ ‌​​ ‍‌​ ​‌​ ‌ ​ ​‌​ ‍‌​ ‌‍​ ‌‍​ ​​​‍ ‍​ ‌ ​ ‍​​ ​ ​ ‌‍​ ‍​​ ​‌​ ‌‍​ ​‌​ ‌‍​ ​​​ ‌‌​ ‌‍​ ‌​​ ​ ​ ‍‌​ ​ ​‍‌‌​ ​‍​ ​‍​‍‌‌​ ‌‌‌​‌​​‍ ‍‌ ‌​‌‍‌‌‌ ‍​‌ ‌​​‍‌‍‌ ​​‌‍‌‌‌ ​‍‌ ​ ‌ ​​‌‍‌‌‌‍​ ‌ ‌​‌‍‍‌‌ ‌‍‌‍‌‌​ ‌‌ ​​‌ ‌‌‌‍​‍‌‍ ​‌‍‍‌‌ ​ ‌‍‍​‌‍‌‌‌‍‌​​‍​‍‌ ‌ Cloudette​​​​‌ ‍ ​‍​‍‌‍ ‌ ​‍‌‍‍‌‌‍‌ ‌‍‍‌‌‍ ‍​‍​‍​ ‍‍​‍​‍‌ ​ ‌‍​‌‌‍ ‍‌‍‍‌‌ ‌​‌ ‍‌​‍ ‍‌‍‍‌‌‍ ​‍​‍​‍ ​​‍​‍‌‍‍​‌ ​‍‌‍‌‌‌‍‌‍​‍​‍​ ‍‍​‍​‍‌‍‍​‌ ‌​‌ ‌​‌ ​​‌ ​ ​ ‍‍​‍ ​‍ ‌ ​​‌‍‍‌‌‍​ ‌ ‌​‌ ‌‌‌ ​‍‌‍‌‌‌‍​‍‌‍ ‌‍ ‌‍‍ ‌ ​‍‌‍‌‌‌ ‌‍‌‍‍‌‌‍‌‌‌ ‌ ​‍ ‍‌ ​ ‌‍​‌‌‍ ‍‌‍‍‌‌ ‌​‌ ‍‌​‍ ‍‌ ​ ‌ ‌​‌ ‌‌‌‍‌​‌‍‍‌‌‍ ​‍ ‌‍‍‌‌‍ ‍‌ ‌​‌‍‌‌‌‍ ‍‌ ‌​​‍ ‌‍‌‌‌‍‌​‌‍‍‌‌ ‌​​‍ ‌‍ ‌‌‍ ‌‍‌​‌‍‌‌​ ‌‌ ​​‌ ​‍‌‍‌‌‌ ​ ‌‍‌‌‌‍ ‍‌ ‌​‌‍​‌‌ ‌​‌‍‍‌‌‍ ‌‍ ‍​ ‍ ‌‍‍‌‌‍‌​​ ‌‌‌‌ ​ ​‍‌‌‍‍‌‍ ​ ‌​​ ​ ‌‍‍‍​ ​‌‌‍‌‍​ ​‍‌‌‌​‌‍‌​‌​‍​‌‍​ ‌‍ ‌‌‍‍‌​‌‌‌‍​‍‌‌‍​‌‌​ ‌​‌​‌‍‍ ​ ‍ ‌ ‌​‌ ‍‌‌ ​​‌‍‌‌​ ‌‌ ​‍‌‍‌‌‌ ‌‍‌‍‍‌‌‍‌‌‌ ‌ ​ ‍ ‌ ​​‌‍​‌‌ ‌​‌‍‍​​ ‌‌‍​‍‌‍ ‌‍‌​‌ ‍‌​‍‌‌​ ‌‌‌​​‍‌‌ ‌‍‍ ‌‍‌‌‌ ‍‌​‍‌‌​ ​ ‌​‌​​‍‌‌​ ​ ‌​‌​​‍‌‌​ ​‍​ ​‍‌‍​‍‌‍ ​‌‍ ‌‍​ ‌‍‍ ​ ‌​​‍‌‌​ ​‍​ ​‍​‍‌‌​ ‌‌‌​‌​​‍ ‍‌‍​ ‌‍‍​‌‍‍‌‌‍ ​‌‍‌​‌ ​‍‌‍‌‌‌‍ ‍​‍‌‌​ ‌‌‌​​‍‌‌ ‌‍‍ ‌‍‌‌‌ ‍‌​‍‌‌​ ​ ‌​‌​​‍‌‌​ ​ ‌​‌​​‍‌‌​ ​‍​ ​‍‌ ​ ‌ ​​‌‍​‌‌‍ ‍​ ​‌​ ‌ ​ ‌ ​ ​​​ ​‍​ ‌​​ ‍‌​ ​‌​ ‌ ​ ​‌​ ‍‌​ ‌‍​ ‌‍​ ​​​‍ ‍​ ‍​​ ​​​ ​‌​ ​ ​ ‌‌​ ‌‍​ ‌‌​ ‌ ​ ​‌​ ‍‌​ ​​​ ​​​ ‍​​ ‍‌​ ‍​​ ‍‌​‍‌‌​ ​‍​ ​‍​‍‌‌​ ‌‌‌​‌​​‍ ‍‌ ‌​‌‍‌‌‌ ‍​‌ ‌​​ ‌‍​‍‌‍​‌‌ ​ ‌‍‌‌‌‌‌‌‌ ​‍‌‍ ​​ ‌‌‍‍​‌ ‌​‌ ‌​‌ ​​‌ ​ ​‍‌‌​ ​ ‌​​‌​‍‌‌​ ​‍‌​‌‍​‍‌‌​ ​‍‌​‌‍‌ ​​‌‍‍‌‌‍​ ‌ ‌​‌ ‌‌‌ ​‍‌‍‌‌‌‍​‍‌‍ ‌‍ ‌‍‍ ‌ ​‍‌‍‌‌‌ ‌‍‌‍‍‌‌‍‌‌‌ ‌ ​‍ ‍‌ ​ ‌‍​‌‌‍ ‍‌‍‍‌‌ ‌​‌ ‍‌​‍ ‍‌ ​ ‌ ‌​‌ ‌‌‌‍‌​‌‍‍‌‌‍ ​‍‌‍‌‍‍‌‌‍‌​​ ‌‌‌‌ ​ ​‍‌‌‍‍‌‍ ​ ‌​​ ​ ‌‍‍‍​ ​‌‌‍‌‍​ ​‍‌‌‌​‌‍‌​‌​‍​‌‍​ ‌‍ ‌‌‍‍‌​‌‌‌‍​‍‌‌‍​‌‌​ ‌​‌​‌‍‍ ​‍‌‍‌ ‌​‌ ‍‌‌ ​​‌‍‌‌​ ‌‌ ​‍‌‍‌‌‌ ‌‍‌‍‍‌‌‍‌‌‌ ‌ ​‍‌‍‌ ​​‌‍​‌‌ ‌​‌‍‍​​ ‌‌‍​‍‌‍ ‌‍‌​‌ ‍‌​‍‌‌​ ‌‌‌​​‍‌‌ ‌‍‍ ‌‍‌‌‌ ‍‌​‍‌‌​ ​ ‌​‌​​‍‌‌​ ​ ‌​‌​​‍‌‌​ ​‍​ ​‍‌‍​‍‌‍ ​‌‍ ‌‍​ ‌‍‍ ​ ‌​​‍‌‌​ ​‍​ ​‍​‍‌‌​ ‌‌‌​‌​​‍ ‍‌‍​ ‌‍‍​‌‍‍‌‌‍ ​‌‍‌​‌ ​‍‌‍‌‌‌‍ ‍​‍‌‌​ ‌‌‌​​‍‌‌ ‌‍‍ ‌‍‌‌‌ ‍‌​‍‌‌​ ​ ‌​‌​​‍‌‌​ ​ ‌​‌​​‍‌‌​ ​‍​ ​‍‌ ​ ‌ ​​‌‍​‌‌‍ ‍​ ​‌​ ‌ ​ ‌ ​ ​​​ ​‍​ ‌​​ ‍‌​ ​‌​ ‌ ​ ​‌​ ‍‌​ ‌‍​ ‌‍​ ​​​‍ ‍​ ‍​​ ​​​ ​‌​ ​ ​ ‌‌​ ‌‍​ ‌‌​ ‌ ​ ​‌​ ‍‌​ ​​​ ​​​ ‍​​ ‍‌​ ‍​​ ‍‌​‍‌‌​ ​‍​ ​‍​‍‌‌​ ‌‌‌​‌​​‍ ‍‌ ‌​‌‍‌‌‌ ‍​‌ ‌​​‍‌‍‌ ​​‌‍‌‌‌ ​‍‌ ​ ‌ ​​‌‍‌‌‌‍​ ‌ ‌​‌‍‍‌‌ ‌‍‌‍‌‌​ ‌‌ ​​‌ ‌‌‌‍​‍‌‍ ​‌‍‍‌‌ ​ ‌‍‍​‌‍‌‌‌‍‌​​‍​‍‌ ‌ teaches that even small
actions can have a meaningful impact. The moment Cloudette finally brings rain to the
garden is a beautifully simple but powerful reminder that everyone has something
valuable to contribute, no matter how small they are. This message resonates with
children and adults alike, offering a heartening reminder about the value of persistence
and individuality.​​​​‌ ‍ ​‍​‍‌‍ ‌ ​‍‌‍‍‌‌‍‌ ‌‍‍‌‌‍ ‍​‍​‍​ ‍‍​‍​‍‌ ​ ‌‍​‌‌‍ ‍‌‍‍‌‌ ‌​‌ ‍‌​‍ ‍‌‍‍‌‌‍ ​‍​‍​‍ ​​‍​‍‌‍‍​‌ ​‍‌‍‌‌‌‍‌‍​‍​‍​ ‍‍​‍​‍‌‍‍​‌ ‌​‌ ‌​‌ ​​‌ ​ ​ ‍‍​‍ ​‍ ‌ ​​‌‍‍‌‌‍​ ‌ ‌​‌ ‌‌‌ ​‍‌‍‌‌‌‍​‍‌‍ ‌‍ ‌‍‍ ‌ ​‍‌‍‌‌‌ ‌‍‌‍‍‌‌‍‌‌‌ ‌ ​‍ ‍‌ ​ ‌‍​‌‌‍ ‍‌‍‍‌‌ ‌​‌ ‍‌​‍ ‍‌ ​ ‌ ‌​‌ ‌‌‌‍‌​‌‍‍‌‌‍ ​‍ ‌‍‍‌‌‍ ‍‌ ‌​‌‍‌‌‌‍ ‍‌ ‌​​‍ ‌‍‌‌‌‍‌​‌‍‍‌‌ ‌​​‍ ‌‍ ‌‌‍ ‌‍‌​‌‍‌‌​ ‌‌ ​​‌ ​‍‌‍‌‌‌ ​ ‌‍‌‌‌‍ ‍‌ ‌​‌‍​‌‌ ‌​‌‍‍‌‌‍ ‌‍ ‍​ ‍ ‌‍‍‌‌‍‌​​ ‌‌‌‌ ​ ​‍‌‌‍‍‌‍ ​ ‌​​ ​ ‌‍‍‍​ ​‌‌‍‌‍​ ​‍‌‌‌​‌‍‌​‌​‍​‌‍​ ‌‍ ‌‌‍‍‌​‌‌‌‍​‍‌‌‍​‌‌​ ‌​‌​‌‍‍ ​ ‍ ‌ ‌​‌ ‍‌‌ ​​‌‍‌‌​ ‌‌ ​‍‌‍‌‌‌ ‌‍‌‍‍‌‌‍‌‌‌ ‌ ​ ‍ ‌ ​​‌‍​‌‌ ‌​‌‍‍​​ ‌‌‍​‍‌‍ ‌‍‌​‌ ‍‌​‍‌‌​ ‌‌‌​​‍‌‌ ‌‍‍ ‌‍‌‌‌ ‍‌​‍‌‌​ ​ ‌​‌​​‍‌‌​ ​ ‌​‌​​‍‌‌​ ​‍​ ​‍‌‍​‍‌‍ ​‌‍ ‌‍​ ‌‍‍ ​ ‌​​‍‌‌​ ​‍​ ​‍​‍‌‌​ ‌‌‌​‌​​‍ ‍‌‍​ ‌‍‍​‌‍‍‌‌‍ ​‌‍‌​‌ ​‍‌‍‌‌‌‍ ‍​‍‌‌​ ‌‌‌​​‍‌‌ ‌‍‍ ‌‍‌‌‌ ‍‌​‍‌‌​ ​ ‌​‌​​‍‌‌​ ​ ‌​‌​​‍‌‌​ ​‍​ ​‍‌ ​ ‌ ​​‌‍​‌‌‍ ‍​ ​‌​ ‌ ​ ‌ ​ ​​​ ​‍​ ‌​​ ‍‌​ ​‌​ ‌ ​ ​‌​ ‍‌​ ‌‍​ ‌‍​ ​​​‍ ‍​ ‌ ​ ‍‌​ ‌ ​ ‌‍​ ​‌​ ​‍​ ​​​ ‍​​ ‌ ​ ​ ​ ​​​ ‍​​ ​​​ ‍‌​ ​​​ ‌ ​‍‌‌​ ​‍​ ​‍​‍‌‌​ ‌‌‌​‌​​‍ ‍‌ ‌​‌‍‌‌‌ ‍​‌ ‌​​ ‌‍​‍‌‍​‌‌ ​ ‌‍‌‌‌‌‌‌‌ ​‍‌‍ ​​ ‌‌‍‍​‌ ‌​‌ ‌​‌ ​​‌ ​ ​‍‌‌​ ​ ‌​​‌​‍‌‌​ ​‍‌​‌‍​‍‌‌​ ​‍‌​‌‍‌ ​​‌‍‍‌‌‍​ ‌ ‌​‌ ‌‌‌ ​‍‌‍‌‌‌‍​‍‌‍ ‌‍ ‌‍‍ ‌ ​‍‌‍‌‌‌ ‌‍‌‍‍‌‌‍‌‌‌ ‌ ​‍ ‍‌ ​ ‌‍​‌‌‍ ‍‌‍‍‌‌ ‌​‌ ‍‌​‍ ‍‌ ​ ‌ ‌​‌ ‌‌‌‍‌​‌‍‍‌‌‍ ​‍‌‍‌‍‍‌‌‍‌​​ ‌‌‌‌ ​ ​‍‌‌‍‍‌‍ ​ ‌​​ ​ ‌‍‍‍​ ​‌‌‍‌‍​ ​‍‌‌‌​‌‍‌​‌​‍​‌‍​ ‌‍ ‌‌‍‍‌​‌‌‌‍​‍‌‌‍​‌‌​ ‌​‌​‌‍‍ ​‍‌‍‌ ‌​‌ ‍‌‌ ​​‌‍‌‌​ ‌‌ ​‍‌‍‌‌‌ ‌‍‌‍‍‌‌‍‌‌‌ ‌ ​‍‌‍‌ ​​‌‍​‌‌ ‌​‌‍‍​​ ‌‌‍​‍‌‍ ‌‍‌​‌ ‍‌​‍‌‌​ ‌‌‌​​‍‌‌ ‌‍‍ ‌‍‌‌‌ ‍‌​‍‌‌​ ​ ‌​‌​​‍‌‌​ ​ ‌​‌​​‍‌‌​ ​‍​ ​‍‌‍​‍‌‍ ​‌‍ ‌‍​ ‌‍‍ ​ ‌​​‍‌‌​ ​‍​ ​‍​‍‌‌​ ‌‌‌​‌​​‍ ‍‌‍​ ‌‍‍​‌‍‍‌‌‍ ​‌‍‌​‌ ​‍‌‍‌‌‌‍ ‍​‍‌‌​ ‌‌‌​​‍‌‌ ‌‍‍ ‌‍‌‌‌ ‍‌​‍‌‌​ ​ ‌​‌​​‍‌‌​ ​ ‌​‌​​‍‌‌​ ​‍​ ​‍‌ ​ ‌ ​​‌‍​‌‌‍ ‍​ ​‌​ ‌ ​ ‌ ​ ​​​ ​‍​ ‌​​ ‍‌​ ​‌​ ‌ ​ ​‌​ ‍‌​ ‌‍​ ‌‍​ ​​​‍ ‍​ ‌ ​ ‍‌​ ‌ ​ ‌‍​ ​‌​ ​‍​ ​​​ ‍​​ ‌ ​ ​ ​ ​​​ ‍​​ ​​​ ‍‌​ ​​​ ‌ ​‍‌‌​ ​‍​ ​‍​‍‌‌​ ‌‌‌​‌​​‍ ‍‌ ‌​‌‍‌‌‌ ‍​‌ ‌​​‍‌‍‌ ​​‌‍‌‌‌ ​‍‌ ​ ‌ ​​‌‍‌‌‌‍​ ‌ ‌​‌‍‍‌‌ ‌‍‌‍‌‌​ ‌‌ ​​‌ ‌‌‌‍​‍‌‍ ​‌‍‍‌‌ ​ ‌‍‍​‌‍‌‌‌‍‌​​‍​‍‌ ‌
Cloudette​​​​‌ ‍ ​‍​‍‌‍ ‌ ​‍‌‍‍‌‌‍‌ ‌‍‍‌‌‍ ‍​‍​‍​ ‍‍​‍​‍‌ ​ ‌‍​‌‌‍ ‍‌‍‍‌‌ ‌​‌ ‍‌​‍ ‍‌‍‍‌‌‍ ​‍​‍​‍ ​​‍​‍‌‍‍​‌ ​‍‌‍‌‌‌‍‌‍​‍​‍​ ‍‍​‍​‍‌‍‍​‌ ‌​‌ ‌​‌ ​​‌ ​ ​ ‍‍​‍ ​‍ ‌ ​​‌‍‍‌‌‍​ ‌ ‌​‌ ‌‌‌ ​‍‌‍‌‌‌‍​‍‌‍ ‌‍ ‌‍‍ ‌ ​‍‌‍‌‌‌ ‌‍‌‍‍‌‌‍‌‌‌ ‌ ​‍ ‍‌ ​ ‌‍​‌‌‍ ‍‌‍‍‌‌ ‌​‌ ‍‌​‍ ‍‌ ​ ‌ ‌​‌ ‌‌‌‍‌​‌‍‍‌‌‍ ​‍ ‌‍‍‌‌‍ ‍‌ ‌​‌‍‌‌‌‍ ‍‌ ‌​​‍ ‌‍‌‌‌‍‌​‌‍‍‌‌ ‌​​‍ ‌‍ ‌‌‍ ‌‍‌​‌‍‌‌​ ‌‌ ​​‌ ​‍‌‍‌‌‌ ​ ‌‍‌‌‌‍ ‍‌ ‌​‌‍​‌‌ ‌​‌‍‍‌‌‍ ‌‍ ‍​ ‍ ‌‍‍‌‌‍‌​​ ‌‌‌‌ ​ ​‍‌‌‍‍‌‍ ​ ‌​​ ​ ‌‍‍‍​ ​‌‌‍‌‍​ ​‍‌‌‌​‌‍‌​‌​‍​‌‍​ ‌‍ ‌‌‍‍‌​‌‌‌‍​‍‌‌‍​‌‌​ ‌​‌​‌‍‍ ​ ‍ ‌ ‌​‌ ‍‌‌ ​​‌‍‌‌​ ‌‌ ​‍‌‍‌‌‌ ‌‍‌‍‍‌‌‍‌‌‌ ‌ ​ ‍ ‌ ​​‌‍​‌‌ ‌​‌‍‍​​ ‌‌‍​‍‌‍ ‌‍‌​‌ ‍‌​‍‌‌​ ‌‌‌​​‍‌‌ ‌‍‍ ‌‍‌‌‌ ‍‌​‍‌‌​ ​ ‌​‌​​‍‌‌​ ​ ‌​‌​​‍‌‌​ ​‍​ ​‍‌‍​‍‌‍ ​‌‍ ‌‍​ ‌‍‍ ​ ‌‌​‍‌‌​ ​‍​ ​‍​‍‌‌​ ‌‌‌​‌​​‍ ‍‌‍​ ‌‍‍​‌‍‍‌‌‍ ​‌‍‌​‌ ​‍‌‍‌‌‌‍ ‍​‍‌‌​ ‌‌‌​​‍‌‌ ‌‍‍ ‌‍‌‌‌ ‍‌​‍‌‌​ ​ ‌​‌​​‍‌‌​ ​ ‌​‌​​‍‌‌​ ​‍​ ​‍‌ ​ ‌ ​​‌‍​‌‌‍ ‍​ ​‌​ ‌ ​ ‌ ​ ​​​ ​‍​ ‌​​ ‍‌​ ​‌​ ‌ ​ ​‌​ ‍‌​ ‌‍​ ‌‍​ ​​​‍ ‍​ ‌ ​ ‌‌​ ​‍​ ​‌​ ‍‌​ ‌ ​ ‌​​ ​​​ ‌​​ ‌‍​ ​‌​ ‌‍​ ‌‍​ ​​​ ​ ​ ​‌​‍‌‌​ ​‍​ ​‍​‍‌‌​ ‌‌‌​‌​​‍ ‍‌ ‌​‌‍‌‌‌ ‍​‌ ‌​​ ‌‍​‍‌‍​‌‌ ​ ‌‍‌‌‌‌‌‌‌ ​‍‌‍ ​​ ‌‌‍‍​‌ ‌​‌ ‌​‌ ​​‌ ​ ​‍‌‌​ ​ ‌​​‌​‍‌‌​ ​‍‌​‌‍​‍‌‌​ ​‍‌​‌‍‌ ​​‌‍‍‌‌‍​ ‌ ‌​‌ ‌‌‌ ​‍‌‍‌‌‌‍​‍‌‍ ‌‍ ‌‍‍ ‌ ​‍‌‍‌‌‌ ‌‍‌‍‍‌‌‍‌‌‌ ‌ ​‍ ‍‌ ​ ‌‍​‌‌‍ ‍‌‍‍‌‌ ‌​‌ ‍‌​‍ ‍‌ ​ ‌ ‌​‌ ‌‌‌‍‌​‌‍‍‌‌‍ ​‍‌‍‌‍‍‌‌‍‌​​ ‌‌‌‌ ​ ​‍‌‌‍‍‌‍ ​ ‌​​ ​ ‌‍‍‍​ ​‌‌‍‌‍​ ​‍‌‌‌​‌‍‌​‌​‍​‌‍​ ‌‍ ‌‌‍‍‌​‌‌‌‍​‍‌‌‍​‌‌​ ‌​‌​‌‍‍ ​‍‌‍‌ ‌​‌ ‍‌‌ ​​‌‍‌‌​ ‌‌ ​‍‌‍‌‌‌ ‌‍‌‍‍‌‌‍‌‌‌ ‌ ​‍‌‍‌ ​​‌‍​‌‌ ‌​‌‍‍​​ ‌‌‍​‍‌‍ ‌‍‌​‌ ‍‌​‍‌‌​ ‌‌‌​​‍‌‌ ‌‍‍ ‌‍‌‌‌ ‍‌​‍‌‌​ ​ ‌​‌​​‍‌‌​ ​ ‌​‌​​‍‌‌​ ​‍​ ​‍‌‍​‍‌‍ ​‌‍ ‌‍​ ‌‍‍ ​ ‌‌​‍‌‌​ ​‍​ ​‍​‍‌‌​ ‌‌‌​‌​​‍ ‍‌‍​ ‌‍‍​‌‍‍‌‌‍ ​‌‍‌​‌ ​‍‌‍‌‌‌‍ ‍​‍‌‌​ ‌‌‌​​‍‌‌ ‌‍‍ ‌‍‌‌‌ ‍‌​‍‌‌​ ​ ‌​‌​​‍‌‌​ ​ ‌​‌​​‍‌‌​ ​‍​ ​‍‌ ​ ‌ ​​‌‍​‌‌‍ ‍​ ​‌​ ‌ ​ ‌ ​ ​​​ ​‍​ ‌​​ ‍‌​ ​‌​ ‌ ​ ​‌​ ‍‌​ ‌‍​ ‌‍​ ​​​‍ ‍​ ‌ ​ ‌‌​ ​‍​ ​‌​ ‍‌​ ‌ ​ ‌​​ ​​​ ‌​​ ‌‍​ ​‌​ ‌‍​ ‌‍​ ​​​ ​ ​ ​‌​‍‌‌​ ​‍​ ​‍​‍‌‌​ ‌‌‌​‌​​‍ ‍‌ ‌​‌‍‌‌‌ ‍​‌ ‌​​‍‌‍‌ ​​‌‍‌‌‌ ​‍‌ ​ ‌ ​​‌‍‌‌‌‍​ ‌ ‌​‌‍‍‌‌ ‌‍‌‍‌‌​ ‌‌ ​​‌ ‌‌‌‍​‍‌‍ ​‌‍‍‌‌ ​ ‌‍‍​‌‍‌‌‌‍‌​​‍​‍‌ ‌ is a delightful read for young children, especially for those who may
sometimes feel a bit overlooked. Lichtenheld's playful illustrations and heartfelt story
make this book a perfect choice for parents and educators looking to share a
meaningful, encouraging story with their children. It's a feel-good, confidence-
boosting book that celebrates the uniqueness of every individual, reminding us that no
matter how small, we all have the potential to make a big difference.​​​​‌ ‍ ​‍​‍‌‍ ‌ ​‍‌‍‍‌‌‍‌ ‌‍‍‌‌‍ ‍​‍​‍​ ‍‍​‍​‍‌ ​ ‌‍​‌‌‍ ‍‌‍‍‌‌ ‌​‌ ‍‌​‍ ‍‌‍‍‌‌‍ ​‍​‍​‍ ​​‍​‍‌‍‍​‌ ​‍‌‍‌‌‌‍‌‍​‍​‍​ ‍‍​‍​‍‌‍‍​‌ ‌​‌ ‌​‌ ​​‌ ​ ​ ‍‍​‍ ​‍ ‌ ​​‌‍‍‌‌‍​ ‌ ‌​‌ ‌‌‌ ​‍‌‍‌‌‌‍​‍‌‍ ‌‍ ‌‍‍ ‌ ​‍‌‍‌‌‌ ‌‍‌‍‍‌‌‍‌‌‌ ‌ ​‍ ‍‌ ​ ‌‍​‌‌‍ ‍‌‍‍‌‌ ‌​‌ ‍‌​‍ ‍‌ ​ ‌ ‌​‌ ‌‌‌‍‌​‌‍‍‌‌‍ ​‍ ‌‍‍‌‌‍ ‍‌ ‌​‌‍‌‌‌‍ ‍‌ ‌​​‍ ‌‍‌‌‌‍‌​‌‍‍‌‌ ‌​​‍ ‌‍ ‌‌‍ ‌‍‌​‌‍‌‌​ ‌‌ ​​‌ ​‍‌‍‌‌‌ ​ ‌‍‌‌‌‍ ‍‌ ‌​‌‍​‌‌ ‌​‌‍‍‌‌‍ ‌‍ ‍​ ‍ ‌‍‍‌‌‍‌​​ ‌‌‌‌ ​ ​‍‌‌‍‍‌‍ ​ ‌​​ ​ ‌‍‍‍​ ​‌‌‍‌‍​ ​‍‌‌‌​‌‍‌​‌​‍​‌‍​ ‌‍ ‌‌‍‍‌​‌‌‌‍​‍‌‌‍​‌‌​ ‌​‌​‌‍‍ ​ ‍ ‌ ‌​‌ ‍‌‌ ​​‌‍‌‌​ ‌‌ ​‍‌‍‌‌‌ ‌‍‌‍‍‌‌‍‌‌‌ ‌ ​ ‍ ‌ ​​‌‍​‌‌ ‌​‌‍‍​​ ‌‌‍​‍‌‍ ‌‍‌​‌ ‍‌​‍‌‌​ ‌‌‌​​‍‌‌ ‌‍‍ ‌‍‌‌‌ ‍‌​‍‌‌​ ​ ‌​‌​​‍‌‌​ ​ ‌​‌​​‍‌‌​ ​‍​ ​‍‌‍​‍‌‍ ​‌‍ ‌‍​ ‌‍‍ ​ ‌‌​‍‌‌​ ​‍​ ​‍​‍‌‌​ ‌‌‌​‌​​‍ ‍‌‍​ ‌‍‍​‌‍‍‌‌‍ ​‌‍‌​‌ ​‍‌‍‌‌‌‍ ‍​‍‌‌​ ‌‌‌​​‍‌‌ ‌‍‍ ‌‍‌‌‌ ‍‌​‍‌‌​ ​ ‌​‌​​‍‌‌​ ​ ‌​‌​​‍‌‌​ ​‍​ ​‍‌ ​ ‌ ​​‌‍​‌‌‍ ‍​ ​‌​ ‌ ​ ‌ ​ ​​​ ​‍​ ‌​​ ‍‌​ ​‌​ ‌ ​ ​‌​ ‍‌​ ‌‍​ ‌‍​ ​​​‍ ‍​ ‌​​ ‌​​ ​​​ ‌ ​ ‌ ​ ​‍​ ‌‍​ ​​​ ​ ​ ‌‌​ ‌‌​ ​‌​ ‍‌​ ‌ ​ ‍​​ ​‌​‍‌‌​ ​‍​ ​‍​‍‌‌​ ‌‌‌​‌​​‍ ‍‌ ‌​‌‍‌‌‌ ‍​‌ ‌​​ ‌‍​‍‌‍​‌‌ ​ ‌‍‌‌‌‌‌‌‌ ​‍‌‍ ​​ ‌‌‍‍​‌ ‌​‌ ‌​‌ ​​‌ ​ ​‍‌‌​ ​ ‌​​‌​‍‌‌​ ​‍‌​‌‍​‍‌‌​ ​‍‌​‌‍‌ ​​‌‍‍‌‌‍​ ‌ ‌​‌ ‌‌‌ ​‍‌‍‌‌‌‍​‍‌‍ ‌‍ ‌‍‍ ‌ ​‍‌‍‌‌‌ ‌‍‌‍‍‌‌‍‌‌‌ ‌ ​‍ ‍‌ ​ ‌‍​‌‌‍ ‍‌‍‍‌‌ ‌​‌ ‍‌​‍ ‍‌ ​ ‌ ‌​‌ ‌‌‌‍‌​‌‍‍‌‌‍ ​‍‌‍‌‍‍‌‌‍‌​​ ‌‌‌‌ ​ ​‍‌‌‍‍‌‍ ​ ‌​​ ​ ‌‍‍‍​ ​‌‌‍‌‍​ ​‍‌‌‌​‌‍‌​‌​‍​‌‍​ ‌‍ ‌‌‍‍‌​‌‌‌‍​‍‌‌‍​‌‌​ ‌​‌​‌‍‍ ​‍‌‍‌ ‌​‌ ‍‌‌ ​​‌‍‌‌​ ‌‌ ​‍‌‍‌‌‌ ‌‍‌‍‍‌‌‍‌‌‌ ‌ ​‍‌‍‌ ​​‌‍​‌‌ ‌​‌‍‍​​ ‌‌‍​‍‌‍ ‌‍‌​‌ ‍‌​‍‌‌​ ‌‌‌​​‍‌‌ ‌‍‍ ‌‍‌‌‌ ‍‌​‍‌‌​ ​ ‌​‌​​‍‌‌​ ​ ‌​‌​​‍‌‌​ ​‍​ ​‍‌‍​‍‌‍ ​‌‍ ‌‍​ ‌‍‍ ​ ‌‌​‍‌‌​ ​‍​ ​‍​‍‌‌​ ‌‌‌​‌​​‍ ‍‌‍​ ‌‍‍​‌‍‍‌‌‍ ​‌‍‌​‌ ​‍‌‍‌‌‌‍ ‍​‍‌‌​ ‌‌‌​​‍‌‌ ‌‍‍ ‌‍‌‌‌ ‍‌​‍‌‌​ ​ ‌​‌​​‍‌‌​ ​ ‌​‌​​‍‌‌​ ​‍​ ​‍‌ ​ ‌ ​​‌‍​‌‌‍ ‍​ ​‌​ ‌ ​ ‌ ​ ​​​ ​‍​ ‌​​ ‍‌​ ​‌​ ‌ ​ ​‌​ ‍‌​ ‌‍​ ‌‍​ ​​​‍ ‍​ ‌​​ ‌​​ ​​​ ‌ ​ ‌ ​ ​‍​ ‌‍​ ​​​ ​ ​ ‌‌​ ‌‌​ ​‌​ ‍‌​ ‌ ​ ‍​​ ​‌​‍‌‌​ ​‍​ ​‍​‍‌‌​ ‌‌‌​‌​​‍ ‍‌ ‌​‌‍‌‌‌ ‍​‌ ‌​​‍‌‍‌ ​​‌‍‌‌‌ ​‍‌ ​ ‌ ​​‌‍‌‌‌‍​ ‌ ‌​‌‍‍‌‌ ‌‍‌‍‌‌​ ‌‌ ​​‌ ‌‌‌‍​‍‌‍ ​‌‍‍‌‌ ​ ‌‍‍​‌‍‌‌‌‍‌​​‍​‍‌ ‌
Questions to ask while reading:
How does Cloudette feel about being small at the beginning of the story?​​​​‌ ‍ ​‍​‍‌‍ ‌ ​‍‌‍‍‌‌‍‌ ‌‍‍‌‌‍ ‍​‍​‍​ ‍‍​‍​‍‌ ​ ‌‍​‌‌‍ ‍‌‍‍‌‌ ‌​‌ ‍‌​‍ ‍‌‍‍‌‌‍ ​‍​‍​‍ ​​‍​‍‌‍‍​‌ ​‍‌‍‌‌‌‍‌‍​‍​‍​ ‍‍​‍​‍‌‍‍​‌ ‌​‌ ‌​‌ ​​‌ ​ ​ ‍‍​‍ ​‍ ‌ ​​‌‍‍‌‌‍​ ‌ ‌​‌ ‌‌‌ ​‍‌‍‌‌‌‍​‍‌‍ ‌‍ ‌‍‍ ‌ ​‍‌‍‌‌‌ ‌‍‌‍‍‌‌‍‌‌‌ ‌ ​‍ ‍‌ ​ ‌‍​‌‌‍ ‍‌‍‍‌‌ ‌​‌ ‍‌​‍ ‍‌ ​ ‌ ‌​‌ ‌‌‌‍‌​‌‍‍‌‌‍ ​‍ ‌‍‍‌‌‍ ‍‌ ‌​‌‍‌‌‌‍ ‍‌ ‌​​‍ ‌‍‌‌‌‍‌​‌‍‍‌‌ ‌​​‍ ‌‍ ‌‌‍ ‌‍‌​‌‍‌‌​ ‌‌ ​​‌ ​‍‌‍‌‌‌ ​ ‌‍‌‌‌‍ ‍‌ ‌​‌‍​‌‌ ‌​‌‍‍‌‌‍ ‌‍ ‍​ ‍ ‌‍‍‌‌‍‌​​ ‌‌‌‌ ​ ​‍‌‌‍‍‌‍ ​ ‌​​ ​ ‌‍‍‍​ ​‌‌‍‌‍​ ​‍‌‌‌​‌‍‌​‌​‍​‌‍​ ‌‍ ‌‌‍‍‌​‌‌‌‍​‍‌‌‍​‌‌​ ‌​‌​‌‍‍ ​ ‍ ‌ ‌​‌ ‍‌‌ ​​‌‍‌‌​ ‌‌ ​‍‌‍‌‌‌ ‌‍‌‍‍‌‌‍‌‌‌ ‌ ​ ‍ ‌ ​​‌‍​‌‌ ‌​‌‍‍​​ ‌‌‍​‍‌‍ ‌‍‌​‌ ‍‌​‍‌‌​ ‌‌‌​​‍‌‌ ‌‍‍ ‌‍‌‌‌ ‍‌​‍‌‌​ ​ ‌​‌​​‍‌‌​ ​ ‌​‌​​‍‌‌​ ​‍​ ​‍‌ ​‍‌‍‌‌‌‍​‌‌‍‌​‌‍‍‌‌‍ ‍‌‍‌ ‌‌​‌‌ ‌‌‌‍‌‌‌ ​ ‌ ‌​‌‍‍‌‌‍ ‌‍ ‍‌ ​ ​‍‌‌​ ​‍​ ​‍​‍‌‌​ ‌‌‌​‌​​‍ ‍‌ ​‌‌ ‌‌‌‍‌‌‌ ​ ‌ ‌​‌‍‍‌‌‍ ‌‍ ‍‌ ​ ​‍‌‌​ ‌‌‌​​‍​ ​​​‍‌‌​ ‌‌‌​‌​​ ‌‍​‍‌‍​‌‌ ​ ‌‍‌‌‌‌‌‌‌ ​‍‌‍ ​​ ‌‌‍‍​‌ ‌​‌ ‌​‌ ​​‌ ​ ​‍‌‌​ ​ ‌​​‌​‍‌‌​ ​‍‌​‌‍​‍‌‌​ ​‍‌​‌‍‌ ​​‌‍‍‌‌‍​ ‌ ‌​‌ ‌‌‌ ​‍‌‍‌‌‌‍​‍‌‍ ‌‍ ‌‍‍ ‌ ​‍‌‍‌‌‌ ‌‍‌‍‍‌‌‍‌‌‌ ‌ ​‍ ‍‌ ​ ‌‍​‌‌‍ ‍‌‍‍‌‌ ‌​‌ ‍‌​‍ ‍‌ ​ ‌ ‌​‌ ‌‌‌‍‌​‌‍‍‌‌‍ ​‍‌‍‌‍‍‌‌‍‌​​ ‌‌‌‌ ​ ​‍‌‌‍‍‌‍ ​ ‌​​ ​ ‌‍‍‍​ ​‌‌‍‌‍​ ​‍‌‌‌​‌‍‌​‌​‍​‌‍​ ‌‍ ‌‌‍‍‌​‌‌‌‍​‍‌‌‍​‌‌​ ‌​‌​‌‍‍ ​‍‌‍‌ ‌​‌ ‍‌‌ ​​‌‍‌‌​ ‌‌ ​‍‌‍‌‌‌ ‌‍‌‍‍‌‌‍‌‌‌ ‌ ​‍‌‍‌ ​​‌‍​‌‌ ‌​‌‍‍​​ ‌‌‍​‍‌‍ ‌‍‌​‌ ‍‌​‍‌‌​ ‌‌‌​​‍‌‌ ‌‍‍ ‌‍‌‌‌ ‍‌​‍‌‌​ ​ ‌​‌​​‍‌‌​ ​ ‌​‌​​‍‌‌​ ​‍​ ​‍‌ ​‍‌‍‌‌‌‍​‌‌‍‌​‌‍‍‌‌‍ ‍‌‍‌ ‌‌​‌‌ ‌‌‌‍‌‌‌ ​ ‌ ‌​‌‍‍‌‌‍ ‌‍ ‍‌ ​ ​‍‌‌​ ​‍​ ​‍​‍‌‌​ ‌‌‌​‌​​‍ ‍‌ ​‌‌ ‌‌‌‍‌‌‌ ​ ‌ ‌​‌‍‍‌‌‍ ‌‍ ‍‌ ​ ​‍‌‌​ ‌‌‌​​‍​ ​​​‍‌‌​ ‌‌‌​‌​​‍‌‍‌ ​​‌‍‌‌‌ ​‍‌ ​ ‌ ​​‌‍‌‌‌‍​ ‌ ‌​‌‍‍‌‌ ‌‍‌‍‌‌​ ‌‌ ​​‌ ‌‌‌‍​‍‌‍ ​‌‍‍‌‌ ​ ‌‍‍​‌‍‌‌‌‍‌​​‍​‍‌ ‌
What are some of the ways Cloudette tries to make herself bigger?​​​​‌ ‍ ​‍​‍‌‍ ‌ ​‍‌‍‍‌‌‍‌ ‌‍‍‌‌‍ ‍​‍​‍​ ‍‍​‍​‍‌ ​ ‌‍​‌‌‍ ‍‌‍‍‌‌ ‌​‌ ‍‌​‍ ‍‌‍‍‌‌‍ ​‍​‍​‍ ​​‍​‍‌‍‍​‌ ​‍‌‍‌‌‌‍‌‍​‍​‍​ ‍‍​‍​‍‌‍‍​‌ ‌​‌ ‌​‌ ​​‌ ​ ​ ‍‍​‍ ​‍ ‌ ​​‌‍‍‌‌‍​ ‌ ‌​‌ ‌‌‌ ​‍‌‍‌‌‌‍​‍‌‍ ‌‍ ‌‍‍ ‌ ​‍‌‍‌‌‌ ‌‍‌‍‍‌‌‍‌‌‌ ‌ ​‍ ‍‌ ​ ‌‍​‌‌‍ ‍‌‍‍‌‌ ‌​‌ ‍‌​‍ ‍‌ ​ ‌ ‌​‌ ‌‌‌‍‌​‌‍‍‌‌‍ ​‍ ‌‍‍‌‌‍ ‍‌ ‌​‌‍‌‌‌‍ ‍‌ ‌​​‍ ‌‍‌‌‌‍‌​‌‍‍‌‌ ‌​​‍ ‌‍ ‌‌‍ ‌‍‌​‌‍‌‌​ ‌‌ ​​‌ ​‍‌‍‌‌‌ ​ ‌‍‌‌‌‍ ‍‌ ‌​‌‍​‌‌ ‌​‌‍‍‌‌‍ ‌‍ ‍​ ‍ ‌‍‍‌‌‍‌​​ ‌‌‌‌ ​ ​‍‌‌‍‍‌‍ ​ ‌​​ ​ ‌‍‍‍​ ​‌‌‍‌‍​ ​‍‌‌‌​‌‍‌​‌​‍​‌‍​ ‌‍ ‌‌‍‍‌​‌‌‌‍​‍‌‌‍​‌‌​ ‌​‌​‌‍‍ ​ ‍ ‌ ‌​‌ ‍‌‌ ​​‌‍‌‌​ ‌‌ ​‍‌‍‌‌‌ ‌‍‌‍‍‌‌‍‌‌‌ ‌ ​ ‍ ‌ ​​‌‍​‌‌ ‌​‌‍‍​​ ‌‌‍​‍‌‍ ‌‍‌​‌ ‍‌​‍‌‌​ ‌‌‌​​‍‌‌ ‌‍‍ ‌‍‌‌‌ ‍‌​‍‌‌​ ​ ‌​‌​​‍‌‌​ ​ ‌​‌​​‍‌‌​ ​‍​ ​‍‌ ​‍‌‍‌‌‌‍​‌‌‍‌​‌‍‍‌‌‍ ‍‌‍‌ ‌‌​‌‌ ‌‌‌‍‌‌‌ ​ ‌ ‌​‌‍‍‌‌‍ ‌‍ ‍‌ ​ ​‍‌‌​ ​‍​ ​‍​‍‌‌​ ‌‌‌​‌​​‍ ‍‌ ​‌‌ ‌‌‌‍‌‌‌ ​ ‌ ‌​‌‍‍‌‌‍ ‌‍ ‍‌ ​ ​‍‌‌​ ‌‌‌​​‍​ ​‌​‍‌‌​ ‌‌‌​‌​​ ‌‍​‍‌‍​‌‌ ​ ‌‍‌‌‌‌‌‌‌ ​‍‌‍ ​​ ‌‌‍‍​‌ ‌​‌ ‌​‌ ​​‌ ​ ​‍‌‌​ ​ ‌​​‌​‍‌‌​ ​‍‌​‌‍​‍‌‌​ ​‍‌​‌‍‌ ​​‌‍‍‌‌‍​ ‌ ‌​‌ ‌‌‌ ​‍‌‍‌‌‌‍​‍‌‍ ‌‍ ‌‍‍ ‌ ​‍‌‍‌‌‌ ‌‍‌‍‍‌‌‍‌‌‌ ‌ ​‍ ‍‌ ​ ‌‍​‌‌‍ ‍‌‍‍‌‌ ‌​‌ ‍‌​‍ ‍‌ ​ ‌ ‌​‌ ‌‌‌‍‌​‌‍‍‌‌‍ ​‍‌‍‌‍‍‌‌‍‌​​ ‌‌‌‌ ​ ​‍‌‌‍‍‌‍ ​ ‌​​ ​ ‌‍‍‍​ ​‌‌‍‌‍​ ​‍‌‌‌​‌‍‌​‌​‍​‌‍​ ‌‍ ‌‌‍‍‌​‌‌‌‍​‍‌‌‍​‌‌​ ‌​‌​‌‍‍ ​‍‌‍‌ ‌​‌ ‍‌‌ ​​‌‍‌‌​ ‌‌ ​‍‌‍‌‌‌ ‌‍‌‍‍‌‌‍‌‌‌ ‌ ​‍‌‍‌ ​​‌‍​‌‌ ‌​‌‍‍​​ ‌‌‍​‍‌‍ ‌‍‌​‌ ‍‌​‍‌‌​ ‌‌‌​​‍‌‌ ‌‍‍ ‌‍‌‌‌ ‍‌​‍‌‌​ ​ ‌​‌​​‍‌‌​ ​ ‌​‌​​‍‌‌​ ​‍​ ​‍‌ ​‍‌‍‌‌‌‍​‌‌‍‌​‌‍‍‌‌‍ ‍‌‍‌ ‌‌​‌‌ ‌‌‌‍‌‌‌ ​ ‌ ‌​‌‍‍‌‌‍ ‌‍ ‍‌ ​ ​‍‌‌​ ​‍​ ​‍​‍‌‌​ ‌‌‌​‌​​‍ ‍‌ ​‌‌ ‌‌‌‍‌‌‌ ​ ‌ ‌​‌‍‍‌‌‍ ‌‍ ‍‌ ​ ​‍‌‌​ ‌‌‌​​‍​ ​‌​‍‌‌​ ‌‌‌​‌​​‍‌‍‌ ​​‌‍‌‌‌ ​‍‌ ​ ‌ ​​‌‍‌‌‌‍​ ‌ ‌​‌‍‍‌‌ ‌‍‌‍‌‌​ ‌‌ ​​‌ ‌‌‌‍​‍‌‍ ​‌‍‍‌‌ ​ ‌‍‍​‌‍‌‌‌‍‌​​‍​‍‌ ‌
How does Cloudette's small size end up being an advantage in the end?​​​​‌ ‍ ​‍​‍‌‍ ‌ ​‍‌‍‍‌‌‍‌ ‌‍‍‌‌‍ ‍​‍​‍​ ‍‍​‍​‍‌ ​ ‌‍​‌‌‍ ‍‌‍‍‌‌ ‌​‌ ‍‌​‍ ‍‌‍‍‌‌‍ ​‍​‍​‍ ​​‍​‍‌‍‍​‌ ​‍‌‍‌‌‌‍‌‍​‍​‍​ ‍‍​‍​‍‌‍‍​‌ ‌​‌ ‌​‌ ​​‌ ​ ​ ‍‍​‍ ​‍ ‌ ​​‌‍‍‌‌‍​ ‌ ‌​‌ ‌‌‌ ​‍‌‍‌‌‌‍​‍‌‍ ‌‍ ‌‍‍ ‌ ​‍‌‍‌‌‌ ‌‍‌‍‍‌‌‍‌‌‌ ‌ ​‍ ‍‌ ​ ‌‍​‌‌‍ ‍‌‍‍‌‌ ‌​‌ ‍‌​‍ ‍‌ ​ ‌ ‌​‌ ‌‌‌‍‌​‌‍‍‌‌‍ ​‍ ‌‍‍‌‌‍ ‍‌ ‌​‌‍‌‌‌‍ ‍‌ ‌​​‍ ‌‍‌‌‌‍‌​‌‍‍‌‌ ‌​​‍ ‌‍ ‌‌‍ ‌‍‌​‌‍‌‌​ ‌‌ ​​‌ ​‍‌‍‌‌‌ ​ ‌‍‌‌‌‍ ‍‌ ‌​‌‍​‌‌ ‌​‌‍‍‌‌‍ ‌‍ ‍​ ‍ ‌‍‍‌‌‍‌​​ ‌‌‌‌ ​ ​‍‌‌‍‍‌‍ ​ ‌​​ ​ ‌‍‍‍​ ​‌‌‍‌‍​ ​‍‌‌‌​‌‍‌​‌​‍​‌‍​ ‌‍ ‌‌‍‍‌​‌‌‌‍​‍‌‌‍​‌‌​ ‌​‌​‌‍‍ ​ ‍ ‌ ‌​‌ ‍‌‌ ​​‌‍‌‌​ ‌‌ ​‍‌‍‌‌‌ ‌‍‌‍‍‌‌‍‌‌‌ ‌ ​ ‍ ‌ ​​‌‍​‌‌ ‌​‌‍‍​​ ‌‌‍​‍‌‍ ‌‍‌​‌ ‍‌​‍‌‌​ ‌‌‌​​‍‌‌ ‌‍‍ ‌‍‌‌‌ ‍‌​‍‌‌​ ​ ‌​‌​​‍‌‌​ ​ ‌​‌​​‍‌‌​ ​‍​ ​‍‌ ​‍‌‍‌‌‌‍​‌‌‍‌​‌‍‍‌‌‍ ‍‌‍‌ ‌‌​‌‌ ‌‌‌‍‌‌‌ ​ ‌ ‌​‌‍‍‌‌‍ ‌‍ ‍‌ ​ ​‍‌‌​ ​‍​ ​‍​‍‌‌​ ‌‌‌​‌​​‍ ‍‌ ​‌‌ ‌‌‌‍‌‌‌ ​ ‌ ‌​‌‍‍‌‌‍ ‌‍ ‍‌ ​ ​‍‌‌​ ‌‌‌​​‍​ ​‍​‍‌‌​ ‌‌‌​‌​​ ‌‍​‍‌‍​‌‌ ​ ‌‍‌‌‌‌‌‌‌ ​‍‌‍ ​​ ‌‌‍‍​‌ ‌​‌ ‌​‌ ​​‌ ​ ​‍‌‌​ ​ ‌​​‌​‍‌‌​ ​‍‌​‌‍​‍‌‌​ ​‍‌​‌‍‌ ​​‌‍‍‌‌‍​ ‌ ‌​‌ ‌‌‌ ​‍‌‍‌‌‌‍​‍‌‍ ‌‍ ‌‍‍ ‌ ​‍‌‍‌‌‌ ‌‍‌‍‍‌‌‍‌‌‌ ‌ ​‍ ‍‌ ​ ‌‍​‌‌‍ ‍‌‍‍‌‌ ‌​‌ ‍‌​‍ ‍‌ ​ ‌ ‌​‌ ‌‌‌‍‌​‌‍‍‌‌‍ ​‍‌‍‌‍‍‌‌‍‌​​ ‌‌‌‌ ​ ​‍‌‌‍‍‌‍ ​ ‌​​ ​ ‌‍‍‍​ ​‌‌‍‌‍​ ​‍‌‌‌​‌‍‌​‌​‍​‌‍​ ‌‍ ‌‌‍‍‌​‌‌‌‍​‍‌‌‍​‌‌​ ‌​‌​‌‍‍ ​‍‌‍‌ ‌​‌ ‍‌‌ ​​‌‍‌‌​ ‌‌ ​‍‌‍‌‌‌ ‌‍‌‍‍‌‌‍‌‌‌ ‌ ​‍‌‍‌ ​​‌‍​‌‌ ‌​‌‍‍​​ ‌‌‍​‍‌‍ ‌‍‌​‌ ‍‌​‍‌‌​ ‌‌‌​​‍‌‌ ‌‍‍ ‌‍‌‌‌ ‍‌​‍‌‌​ ​ ‌​‌​​‍‌‌​ ​ ‌​‌​​‍‌‌​ ​‍​ ​‍‌ ​‍‌‍‌‌‌‍​‌‌‍‌​‌‍‍‌‌‍ ‍‌‍‌ ‌‌​‌‌ ‌‌‌‍‌‌‌ ​ ‌ ‌​‌‍‍‌‌‍ ‌‍ ‍‌ ​ ​‍‌‌​ ​‍​ ​‍​‍‌‌​ ‌‌‌​‌​​‍ ‍‌ ​‌‌ ‌‌‌‍‌‌‌ ​ ‌ ‌​‌‍‍‌‌‍ ‌‍ ‍‌ ​ ​‍‌‌​ ‌‌‌​​‍​ ​‍​‍‌‌​ ‌‌‌​‌​​‍‌‍‌ ​​‌‍‌‌‌ ​‍‌ ​ ‌ ​​‌‍‌‌‌‍​ ‌ ‌​‌‍‍‌‌ ‌‍‌‍‌‌​ ‌‌ ​​‌ ‌‌‌‍​‍‌‍ ​‌‍‍‌‌ ​ ‌‍‍​‌‍‌‌‌‍‌​​‍​‍‌ ‌
Add this book to your library:
Cloudette​​​​‌ ‍ ​‍​‍‌‍ ‌ ​‍‌‍‍‌‌‍‌ ‌‍‍‌‌‍ ‍​‍​‍​ ‍‍​‍​‍‌ ​ ‌‍​‌‌‍ ‍‌‍‍‌‌ ‌​‌ ‍‌​‍ ‍‌‍‍‌‌‍ ​‍​‍​‍ ​​‍​‍‌‍‍​‌ ​‍‌‍‌‌‌‍‌‍​‍​‍​ ‍‍​‍​‍‌‍‍​‌ ‌​‌ ‌​‌ ​​‌ ​ ​ ‍‍​‍ ​‍ ‌ ​​‌‍‍‌‌‍​ ‌ ‌​‌ ‌‌‌ ​‍‌‍‌‌‌‍​‍‌‍ ‌‍ ‌‍‍ ‌ ​‍‌‍‌‌‌ ‌‍‌‍‍‌‌‍‌‌‌ ‌ ​‍ ‍‌ ​ ‌‍​‌‌‍ ‍‌‍‍‌‌ ‌​‌ ‍‌​‍ ‍‌ ​ ‌ ‌​‌ ‌‌‌‍‌​‌‍‍‌‌‍ ​‍ ‌‍‍‌‌‍ ‍‌ ‌​‌‍‌‌‌‍ ‍‌ ‌​​‍ ‌‍‌‌‌‍‌​‌‍‍‌‌ ‌​​‍ ‌‍ ‌‌‍ ‌‍‌​‌‍‌‌​ ‌‌ ​​‌ ​‍‌‍‌‌‌ ​ ‌‍‌‌‌‍ ‍‌ ‌​‌‍​‌‌ ‌​‌‍‍‌‌‍ ‌‍ ‍​ ‍ ‌‍‍‌‌‍‌​​ ‌‌‌‌ ​ ​‍‌‌‍‍‌‍ ​ ‌​​ ​ ‌‍‍‍​ ​‌‌‍‌‍​ ​‍‌‌‌​‌‍‌​‌​‍​‌‍​ ‌‍ ‌‌‍‍‌​‌‌‌‍​‍‌‌‍​‌‌​ ‌​‌​‌‍‍ ​ ‍ ‌ ‌​‌ ‍‌‌ ​​‌‍‌‌​ ‌‌ ​‍‌‍‌‌‌ ‌‍‌‍‍‌‌‍‌‌‌ ‌ ​ ‍ ‌ ​​‌‍​‌‌ ‌​‌‍‍​​ ‌‌‍​‍‌‍ ‌‍‌​‌ ‍‌​‍‌‌​ ‌‌‌​​‍‌‌ ‌‍‍ ‌‍‌‌‌ ‍‌​‍‌‌​ ​ ‌​‌​​‍‌‌​ ​ ‌​‌​​‍‌‌​ ​‍​ ​‍‌‍​‌‌‍‌​‌‍‌​‌‌‌​‌‍ ‌​ ​‌‍‍‌‌‍​‍‌ ​‍‌‍​‌‌ ​‍‌ ‍‌​ ​‌​ ‌ ​ ‌ ​ ​​​ ​‍​ ‌​​ ‍‌​ ​‌​ ‌ ​ ​‌​ ‍‌​ ‌‍​ ‌‍​‍‌‌​ ​‍​ ​‍​‍‌‌​ ‌‌‌​‌​​‍ ‍‌‍​‍‌‍ ‌‍ ‌‍‍ ‌‌‌​‌‍‍‌‌ ‌​‌‍ ​‌‍‌‌​ ‌‍​‍‌‍​‌‌ ​ ‌‍‌‌‌‌‌‌‌ ​‍‌‍ ​​ ‌‌‍‍​‌ ‌​‌ ‌​‌ ​​‌ ​ ​‍‌‌​ ​ ‌​​‌​‍‌‌​ ​‍‌​‌‍​‍‌‌​ ​‍‌​‌‍‌ ​​‌‍‍‌‌‍​ ‌ ‌​‌ ‌‌‌ ​‍‌‍‌‌‌‍​‍‌‍ ‌‍ ‌‍‍ ‌ ​‍‌‍‌‌‌ ‌‍‌‍‍‌‌‍‌‌‌ ‌ ​‍ ‍‌ ​ ‌‍​‌‌‍ ‍‌‍‍‌‌ ‌​‌ ‍‌​‍ ‍‌ ​ ‌ ‌​‌ ‌‌‌‍‌​‌‍‍‌‌‍ ​‍‌‍‌‍‍‌‌‍‌​​ ‌‌‌‌ ​ ​‍‌‌‍‍‌‍ ​ ‌​​ ​ ‌‍‍‍​ ​‌‌‍‌‍​ ​‍‌‌‌​‌‍‌​‌​‍​‌‍​ ‌‍ ‌‌‍‍‌​‌‌‌‍​‍‌‌‍​‌‌​ ‌​‌​‌‍‍ ​‍‌‍‌ ‌​‌ ‍‌‌ ​​‌‍‌‌​ ‌‌ ​‍‌‍‌‌‌ ‌‍‌‍‍‌‌‍‌‌‌ ‌ ​‍‌‍‌ ​​‌‍​‌‌ ‌​‌‍‍​​ ‌‌‍​‍‌‍ ‌‍‌​‌ ‍‌​‍‌‌​ ‌‌‌​​‍‌‌ ‌‍‍ ‌‍‌‌‌ ‍‌​‍‌‌​ ​ ‌​‌​​‍‌‌​ ​ ‌​‌​​‍‌‌​ ​‍​ ​‍‌‍​‌‌‍‌​‌‍‌​‌‌‌​‌‍ ‌​ ​‌‍‍‌‌‍​‍‌ ​‍‌‍​‌‌ ​‍‌ ‍‌​ ​‌​ ‌ ​ ‌ ​ ​​​ ​‍​ ‌​​ ‍‌​ ​‌​ ‌ ​ ​‌​ ‍‌​ ‌‍​ ‌‍​‍‌‌​ ​‍​ ​‍​‍‌‌​ ‌‌‌​‌​​‍ ‍‌‍​‍‌‍ ‌‍ ‌‍‍ ‌‌‌​‌‍‍‌‌ ‌​‌‍ ​‌‍‌‌​‍‌‍‌ ​​‌‍‌‌‌ ​‍‌ ​ ‌ ​​‌‍‌‌‌‍​ ‌ ‌​‌‍‍‌‌ ‌‍‌‍‌‌​ ‌‌ ​​‌ ‌‌‌‍​‍‌‍ ​‌‍‍‌‌ ​ ‌‍‍​‌‍‌‌‌‍‌​​‍​‍‌ ‌
Self Esteem Books
Friendship Books
Nature Books